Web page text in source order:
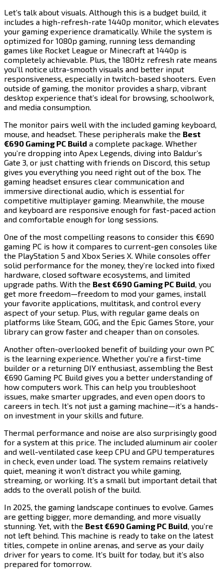
Let’s talk about visuals. Although this is a budget build, it
includes a high-refresh-rate 1440p monitor, which elevates
your gaming experience dramatically. While the system is
optimized for 1080p gaming, running less demanding
games like ​​​​‌ ‍ ​‍​‍‌‍ ‌ ​‍‌‍‍‌‌‍‌ ‌‍‍‌‌‍ ‍​‍​‍​ ‍‍​‍​‍‌ ​ ‌‍​‌‌‍ ‍‌‍‍‌‌ ‌​‌ ‍‌​‍ ‍‌‍‍‌‌‍ ​‍​‍​‍ ​​‍​‍‌‍‍​‌ ​‍‌‍‌‌‌‍‌‍​‍​‍​ ‍‍​‍​‍​‍ ‌‍​‌‌‍‌​‌‍ ‌‌‍‍‌‌‍ ‍​‍ ‌‍‍‌‌‍ ‍‌ ‌​‌‍‌‌‌‍ ‍‌ ‌​​‍ ‌‍‌‌‌‍‌​‌‍‍‌‌ ‌​​‍ ‌‍ ‌‌‍ ‌‍‌​‌‍‌‌​ ‌‌ ​​‌ ​‍‌‍‌‌‌ ​ ‌‍‌‌‌‍ ‍‌ ‌​‌‍​‌‌ ‌​‌‍‍‌‌‍ ‌‍ ‍​ ‍ ‌‍‍‌‌‍‌​​ ‌​ ‌​​ ‌ ​ ‌ ‌‍​‌​ ​‌​ ‌‍​ ‌​​ ​ ​‍ ‌​ ‍‌​ ​‍‌‍​‍‌‍‌​​‍ ‌​ ‌​​ ‌‍​ ​​​ ​ ​‍ ‌‌‍​‍​ ‍​​ ​‌​ ‌‍​‍ ‌​ ​‌​ ​‌​ ‌‍‌‍‌​​ ‌‌‌‍‌‍‌‍​ ​ ​‍​ ​ ‌‍‌‍​ ‍​​ ‍‌​ ‍ ‌ ‌​‌ ‍‌‌ ​​‌‍‌‌​ ‌‌‍​‍‌ ‌‌‌‍‍‌‌‍ ​‌‍‌​​ ‍ ‌ ​​‌‍​‌‌ ‌​‌‍‍​​ ‌‌‍‍‌​ ​‌​ ‍​‌‍ ‍‌‌ ‌‍ ​‌‍ ‌‍ ‍‌‍‌ ‌‌ ‌‍‌​‌‍‌‌‌ ​ ‌‍​ ​‍‌‌​ ‌‌‌​​‍‌‌ ‌‍‍ ‌‍‌‌‌ ‍‌​‍‌‌​ ​ ‌​‌​​‍‌‌​ ​ ‌​‌​​‍‌‌​ ​‍​ ​‍‌‍ ‍‌‍ ​​‍‌‌​ ​‍​ ​‍​‍‌‌​ ‌‌‌​‌​​‍ ‍‌ ‌‍‌‍​‌‌‍ ​‌ ‌‌‌‍‌‌​‍‌‌​ ‌‌‌​​‍‌‌ ‌‍‍ ‌‍‌‌‌ ‍‌​‍‌‌​ ​ ‌​‌​​‍‌‌​ ​ ‌​‌​​‍‌‌​ ​‍​ ​‍‌‍​‍​ ‌‍​ ‌‍​ ‌‌​ ‍​‌‍​ ‌‍​‍‌‍‌‍‌‍‌‍‌‍​‍​ ‍‌‌‍‌‌​‍‌‌​ ​‍​ ​‍​‍‌‌​ ‌‌‌​‌​​‍ ‍‌‍​ ‌‍‍​‌‍‍‌‌‍ ​‌‍‌​‌ ​‍‌‍‌‌‌‍ ‍​‍‌‌​ ‌‌‌​​‍‌‌ ‌‍‍ ‌‍‌‌‌ ‍‌​‍‌‌​ ​ ‌​‌​​‍‌‌​ ​ ‌​‌​​‍‌‌​ ​‍​ ​‍​ ‌ ‌‍‌​​ ​​‌‍​ ​ ‌‍‌‍‌​​ ‍​​ ‌​​ ​​‌‍​ ​ ‌‍​ ‍​​‍‌‌​ ​‍​ ​‍​‍‌‌​ ‌‌‌​‌​​‍ ‍‌ ‌​‌‍‌‌‌ ‍​‌ ‌​​ ‌‍​‍‌‍​‌‌ ​ ‌‍‌‌‌‌‌‌‌ ​‍‌‍ ​​ ‌​‍‌‌​ ​‍‌​‌‍‌‍​‌‌‍‌​‌‍ ‌‌‍‍‌‌‍ ‍​‍‌‍‌‍‍‌‌‍‌​​ ‌​ ‌​​ ‌ ​ ‌ ‌‍​‌​ ​‌​ ‌‍​ ‌​​ ​ ​‍ ‌​ ‍‌​ ​‍‌‍​‍‌‍‌​​‍ ‌​ ‌​​ ‌‍​ ​​​ ​ ​‍ ‌‌‍​‍​ ‍​​ ​‌​ ‌‍​‍ ‌​ ​‌​ ​‌​ ‌‍‌‍‌​​ ‌‌‌‍‌‍‌‍​ ​ ​‍​ ​ ‌‍‌‍​ ‍​​ ‍‌​‍‌‍‌ ‌​‌ ‍‌‌ ​​‌‍‌‌​ ‌‌‍​‍‌ ‌‌‌‍‍‌‌‍ ​‌‍‌​​‍‌‍‌ ​​‌‍​‌‌ ‌​‌‍‍​​ ‌‌‍‍‌​ ​‌​ ‍​‌‍ ‍‌‌ ‌‍ ​‌‍ ‌‍ ‍‌‍‌ ‌‌ ‌‍‌​‌‍‌‌‌ ​ ‌‍​ ​‍‌‌​ ‌‌‌​​‍‌‌ ‌‍‍ ‌‍‌‌‌ ‍‌​‍‌‌​ ​ ‌​‌​​‍‌‌​ ​ ‌​‌​​‍‌‌​ ​‍​ ​‍‌‍ ‍‌‍ ​​‍‌‌​ ​‍​ ​‍​‍‌‌​ ‌‌‌​‌​​‍ ‍‌ ‌‍‌‍​‌‌‍ ​‌ ‌‌‌‍‌‌​‍‌‌​ ‌‌‌​​‍‌‌ ‌‍‍ ‌‍‌‌‌ ‍‌​‍‌‌​ ​ ‌​‌​​‍‌‌​ ​ ‌​‌​​‍‌‌​ ​‍​ ​‍‌‍​‍​ ‌‍​ ‌‍​ ‌‌​ ‍​‌‍​ ‌‍​‍‌‍‌‍‌‍‌‍‌‍​‍​ ‍‌‌‍‌‌​‍‌‌​ ​‍​ ​‍​‍‌‌​ ‌‌‌​‌​​‍ ‍‌‍​ ‌‍‍​‌‍‍‌‌‍ ​‌‍‌​‌ ​‍‌‍‌‌‌‍ ‍​‍‌‌​ ‌‌‌​​‍‌‌ ‌‍‍ ‌‍‌‌‌ ‍‌​‍‌‌​ ​ ‌​‌​​‍‌‌​ ​ ‌​‌​​‍‌‌​ ​‍​ ​‍​ ‌ ‌‍‌​​ ​​‌‍​ ​ ‌‍‌‍‌​​ ‍​​ ‌​​ ​​‌‍​ ​ ‌‍​ ‍​​‍‌‌​ ​‍​ ​‍​‍‌‌​ ‌‌‌​‌​​‍ ‍‌ ‌​‌‍‌‌‌ ‍​‌ ‌​​‍‌‍‌ ​​‌‍‌‌‌ ​‍‌ ​ ‌ ​​‌‍‌‌‌‍​ ‌ ‌​‌‍‍‌‌ ‌‍‌‍‌‌​ ‌‌ ​​‌ ‌‌‌‍​‍‌‍ ​‌‍‍‌‌ ​ ‌‍‍​‌‍‌‌‌‍‌​​‍​‍‌ ‌ Rocket League​​​​‌ ‍ ​‍​‍‌‍ ‌ ​‍‌‍‍‌‌‍‌ ‌‍‍‌‌‍ ‍​‍​‍​ ‍‍​‍​‍‌ ​ ‌‍​‌‌‍ ‍‌‍‍‌‌ ‌​‌ ‍‌​‍ ‍‌‍‍‌‌‍ ​‍​‍​‍ ​​‍​‍‌‍‍​‌ ​‍‌‍‌‌‌‍‌‍​‍​‍​ ‍‍​‍​‍​‍ ‌‍​‌‌‍‌​‌‍ ‌‌‍‍‌‌‍ ‍​‍ ‌‍‍‌‌‍ ‍‌ ‌​‌‍‌‌‌‍ ‍‌ ‌​​‍ ‌‍‌‌‌‍‌​‌‍‍‌‌ ‌​​‍ ‌‍ ‌‌‍ ‌‍‌​‌‍‌‌​ ‌‌ ​​‌ ​‍‌‍‌‌‌ ​ ‌‍‌‌‌‍ ‍‌ ‌​‌‍​‌‌ ‌​‌‍‍‌‌‍ ‌‍ ‍​ ‍ ‌‍‍‌‌‍‌​​ ‌​ ‌​​ ‌ ​ ‌ ‌‍​‌​ ​‌​ ‌‍​ ‌​​ ​ ​‍ ‌​ ‍‌​ ​‍‌‍​‍‌‍‌​​‍ ‌​ ‌​​ ‌‍​ ​​​ ​ ​‍ ‌‌‍​‍​ ‍​​ ​‌​ ‌‍​‍ ‌​ ​‌​ ​‌​ ‌‍‌‍‌​​ ‌‌‌‍‌‍‌‍​ ​ ​‍​ ​ ‌‍‌‍​ ‍​​ ‍‌​ ‍ ‌ ‌​‌ ‍‌‌ ​​‌‍‌‌​ ‌‌‍​‍‌ ‌‌‌‍‍‌‌‍ ​‌‍‌​​ ‍ ‌ ​​‌‍​‌‌ ‌​‌‍‍​​ ‌‌‍‍‌​ ​‌​ ‍​‌‍ ‍‌‌ ‌‍ ​‌‍ ‌‍ ‍‌‍‌ ‌‌ ‌‍‌​‌‍‌‌‌ ​ ‌‍​ ​‍‌‌​ ‌‌‌​​‍‌‌ ‌‍‍ ‌‍‌‌‌ ‍‌​‍‌‌​ ​ ‌​‌​​‍‌‌​ ​ ‌​‌​​‍‌‌​ ​‍​ ​‍‌‍ ‍‌‍ ​​‍‌‌​ ​‍​ ​‍​‍‌‌​ ‌‌‌​‌​​‍ ‍‌ ‌‍‌‍​‌‌‍ ​‌ ‌‌‌‍‌‌​‍‌‌​ ‌‌‌​​‍‌‌ ‌‍‍ ‌‍‌‌‌ ‍‌​‍‌‌​ ​ ‌​‌​​‍‌‌​ ​ ‌​‌​​‍‌‌​ ​‍​ ​‍‌‍​‍​ ‌‍​ ‌‍​ ‌‌​ ‍​‌‍​ ‌‍​‍‌‍‌‍‌‍‌‍‌‍​‍​ ‍‌‌‍‌‌​‍‌‌​ ​‍​ ​‍​‍‌‌​ ‌‌‌​‌​​‍ ‍‌‍​ ‌‍‍​‌‍‍‌‌‍ ​‌‍‌​‌ ​‍‌‍‌‌‌‍ ‍​‍‌‌​ ‌‌‌​​‍‌‌ ‌‍‍ ‌‍‌‌‌ ‍‌​‍‌‌​ ​ ‌​‌​​‍‌‌​ ​ ‌​‌​​‍‌‌​ ​‍​ ​‍​ ‌​‌‍‌​​ ​​​ ‌‌‌‍‌​​ ‌‍‌‍​‌​ ​‍​ ​​​ ‌‌​ ‌​​ ‌‍​‍‌‌​ ​‍​ ​‍​‍‌‌​ ‌‌‌​‌​​‍ ‍‌ ‌​‌‍‌‌‌ ‍​‌ ‌​​ ‌‍​‍‌‍​‌‌ ​ ‌‍‌‌‌‌‌‌‌ ​‍‌‍ ​​ ‌​‍‌‌​ ​‍‌​‌‍‌‍​‌‌‍‌​‌‍ ‌‌‍‍‌‌‍ ‍​‍‌‍‌‍‍‌‌‍‌​​ ‌​ ‌​​ ‌ ​ ‌ ‌‍​‌​ ​‌​ ‌‍​ ‌​​ ​ ​‍ ‌​ ‍‌​ ​‍‌‍​‍‌‍‌​​‍ ‌​ ‌​​ ‌‍​ ​​​ ​ ​‍ ‌‌‍​‍​ ‍​​ ​‌​ ‌‍​‍ ‌​ ​‌​ ​‌​ ‌‍‌‍‌​​ ‌‌‌‍‌‍‌‍​ ​ ​‍​ ​ ‌‍‌‍​ ‍​​ ‍‌​‍‌‍‌ ‌​‌ ‍‌‌ ​​‌‍‌‌​ ‌‌‍​‍‌ ‌‌‌‍‍‌‌‍ ​‌‍‌​​‍‌‍‌ ​​‌‍​‌‌ ‌​‌‍‍​​ ‌‌‍‍‌​ ​‌​ ‍​‌‍ ‍‌‌ ‌‍ ​‌‍ ‌‍ ‍‌‍‌ ‌‌ ‌‍‌​‌‍‌‌‌ ​ ‌‍​ ​‍‌‌​ ‌‌‌​​‍‌‌ ‌‍‍ ‌‍‌‌‌ ‍‌​‍‌‌​ ​ ‌​‌​​‍‌‌​ ​ ‌​‌​​‍‌‌​ ​‍​ ​‍‌‍ ‍‌‍ ​​‍‌‌​ ​‍​ ​‍​‍‌‌​ ‌‌‌​‌​​‍ ‍‌ ‌‍‌‍​‌‌‍ ​‌ ‌‌‌‍‌‌​‍‌‌​ ‌‌‌​​‍‌‌ ‌‍‍ ‌‍‌‌‌ ‍‌​‍‌‌​ ​ ‌​‌​​‍‌‌​ ​ ‌​‌​​‍‌‌​ ​‍​ ​‍‌‍​‍​ ‌‍​ ‌‍​ ‌‌​ ‍​‌‍​ ‌‍​‍‌‍‌‍‌‍‌‍‌‍​‍​ ‍‌‌‍‌‌​‍‌‌​ ​‍​ ​‍​‍‌‌​ ‌‌‌​‌​​‍ ‍‌‍​ ‌‍‍​‌‍‍‌‌‍ ​‌‍‌​‌ ​‍‌‍‌‌‌‍ ‍​‍‌‌​ ‌‌‌​​‍‌‌ ‌‍‍ ‌‍‌‌‌ ‍‌​‍‌‌​ ​ ‌​‌​​‍‌‌​ ​ ‌​‌​​‍‌‌​ ​‍​ ​‍​ ‌​‌‍‌​​ ​​​ ‌‌‌‍‌​​ ‌‍‌‍​‌​ ​‍​ ​​​ ‌‌​ ‌​​ ‌‍​‍‌‌​ ​‍​ ​‍​‍‌‌​ ‌‌‌​‌​​‍ ‍‌ ‌​‌‍‌‌‌ ‍​‌ ‌​​‍‌‍‌ ​​‌‍‌‌‌ ​‍‌ ​ ‌ ​​‌‍‌‌‌‍​ ‌ ‌​‌‍‍‌‌ ‌‍‌‍‌‌​ ‌‌ ​​‌ ‌‌‌‍​‍‌‍ ​‌‍‍‌‌ ​ ‌‍‍​‌‍‌‌‌‍‌​​‍​‍‌ ‌ or ​​​​‌ ‍ ​‍​‍‌‍ ‌ ​‍‌‍‍‌‌‍‌ ‌‍‍‌‌‍ ‍​‍​‍​ ‍‍​‍​‍‌ ​ ‌‍​‌‌‍ ‍‌‍‍‌‌ ‌​‌ ‍‌​‍ ‍‌‍‍‌‌‍ ​‍​‍​‍ ​​‍​‍‌‍‍​‌ ​‍‌‍‌‌‌‍‌‍​‍​‍​ ‍‍​‍​‍​‍ ‌‍​‌‌‍‌​‌‍ ‌‌‍‍‌‌‍ ‍​‍ ‌‍‍‌‌‍ ‍‌ ‌​‌‍‌‌‌‍ ‍‌ ‌​​‍ ‌‍‌‌‌‍‌​‌‍‍‌‌ ‌​​‍ ‌‍ ‌‌‍ ‌‍‌​‌‍‌‌​ ‌‌ ​​‌ ​‍‌‍‌‌‌ ​ ‌‍‌‌‌‍ ‍‌ ‌​‌‍​‌‌ ‌​‌‍‍‌‌‍ ‌‍ ‍​ ‍ ‌‍‍‌‌‍‌​​ ‌​ ‌​​ ‌ ​ ‌ ‌‍​‌​ ​‌​ ‌‍​ ‌​​ ​ ​‍ ‌​ ‍‌​ ​‍‌‍​‍‌‍‌​​‍ ‌​ ‌​​ ‌‍​ ​​​ ​ ​‍ ‌‌‍​‍​ ‍​​ ​‌​ ‌‍​‍ ‌​ ​‌​ ​‌​ ‌‍‌‍‌​​ ‌‌‌‍‌‍‌‍​ ​ ​‍​ ​ ‌‍‌‍​ ‍​​ ‍‌​ ‍ ‌ ‌​‌ ‍‌‌ ​​‌‍‌‌​ ‌‌‍​‍‌ ‌‌‌‍‍‌‌‍ ​‌‍‌​​ ‍ ‌ ​​‌‍​‌‌ ‌​‌‍‍​​ ‌‌‍‍‌​ ​‌​ ‍​‌‍ ‍‌‌ ‌‍ ​‌‍ ‌‍ ‍‌‍‌ ‌‌ ‌‍‌​‌‍‌‌‌ ​ ‌‍​ ​‍‌‌​ ‌‌‌​​‍‌‌ ‌‍‍ ‌‍‌‌‌ ‍‌​‍‌‌​ ​ ‌​‌​​‍‌‌​ ​ ‌​‌​​‍‌‌​ ​‍​ ​‍‌‍ ‍‌‍ ​​‍‌‌​ ​‍​ ​‍​‍‌‌​ ‌‌‌​‌​​‍ ‍‌ ‌‍‌‍​‌‌‍ ​‌ ‌‌‌‍‌‌​‍‌‌​ ‌‌‌​​‍‌‌ ‌‍‍ ‌‍‌‌‌ ‍‌​‍‌‌​ ​ ‌​‌​​‍‌‌​ ​ ‌​‌​​‍‌‌​ ​‍​ ​‍‌‍​‍​ ‌‍​ ‌‍​ ‌‌​ ‍​‌‍​ ‌‍​‍‌‍‌‍‌‍‌‍‌‍​‍​ ‍‌‌‍‌‌​‍‌‌​ ​‍​ ​‍​‍‌‌​ ‌‌‌​‌​​‍ ‍‌‍​ ‌‍‍​‌‍‍‌‌‍ ​‌‍‌​‌ ​‍‌‍‌‌‌‍ ‍​‍‌‌​ ‌‌‌​​‍‌‌ ‌‍‍ ‌‍‌‌‌ ‍‌​‍‌‌​ ​ ‌​‌​​‍‌‌​ ​ ‌​‌​​‍‌‌​ ​‍​ ​‍‌‍‌‍​ ‌​‌‍‌‍​ ​ ​ ​‍​ ​​‌‍​‍​ ​‍​ ​‍‌‍‌‍‌‍‌‍‌‍​‌​‍‌‌​ ​‍​ ​‍​‍‌‌​ ‌‌‌​‌​​‍ ‍‌ ‌​‌‍‌‌‌ ‍​‌ ‌​​ ‌‍​‍‌‍​‌‌ ​ ‌‍‌‌‌‌‌‌‌ ​‍‌‍ ​​ ‌​‍‌‌​ ​‍‌​‌‍‌‍​‌‌‍‌​‌‍ ‌‌‍‍‌‌‍ ‍​‍‌‍‌‍‍‌‌‍‌​​ ‌​ ‌​​ ‌ ​ ‌ ‌‍​‌​ ​‌​ ‌‍​ ‌​​ ​ ​‍ ‌​ ‍‌​ ​‍‌‍​‍‌‍‌​​‍ ‌​ ‌​​ ‌‍​ ​​​ ​ ​‍ ‌‌‍​‍​ ‍​​ ​‌​ ‌‍​‍ ‌​ ​‌​ ​‌​ ‌‍‌‍‌​​ ‌‌‌‍‌‍‌‍​ ​ ​‍​ ​ ‌‍‌‍​ ‍​​ ‍‌​‍‌‍‌ ‌​‌ ‍‌‌ ​​‌‍‌‌​ ‌‌‍​‍‌ ‌‌‌‍‍‌‌‍ ​‌‍‌​​‍‌‍‌ ​​‌‍​‌‌ ‌​‌‍‍​​ ‌‌‍‍‌​ ​‌​ ‍​‌‍ ‍‌‌ ‌‍ ​‌‍ ‌‍ ‍‌‍‌ ‌‌ ‌‍‌​‌‍‌‌‌ ​ ‌‍​ ​‍‌‌​ ‌‌‌​​‍‌‌ ‌‍‍ ‌‍‌‌‌ ‍‌​‍‌‌​ ​ ‌​‌​​‍‌‌​ ​ ‌​‌​​‍‌‌​ ​‍​ ​‍‌‍ ‍‌‍ ​​‍‌‌​ ​‍​ ​‍​‍‌‌​ ‌‌‌​‌​​‍ ‍‌ ‌‍‌‍​‌‌‍ ​‌ ‌‌‌‍‌‌​‍‌‌​ ‌‌‌​​‍‌‌ ‌‍‍ ‌‍‌‌‌ ‍‌​‍‌‌​ ​ ‌​‌​​‍‌‌​ ​ ‌​‌​​‍‌‌​ ​‍​ ​‍‌‍​‍​ ‌‍​ ‌‍​ ‌‌​ ‍​‌‍​ ‌‍​‍‌‍‌‍‌‍‌‍‌‍​‍​ ‍‌‌‍‌‌​‍‌‌​ ​‍​ ​‍​‍‌‌​ ‌‌‌​‌​​‍ ‍‌‍​ ‌‍‍​‌‍‍‌‌‍ ​‌‍‌​‌ ​‍‌‍‌‌‌‍ ‍​‍‌‌​ ‌‌‌​​‍‌‌ ‌‍‍ ‌‍‌‌‌ ‍‌​‍‌‌​ ​ ‌​‌​​‍‌‌​ ​ ‌​‌​​‍‌‌​ ​‍​ ​‍‌‍‌‍​ ‌​‌‍‌‍​ ​ ​ ​‍​ ​​‌‍​‍​ ​‍​ ​‍‌‍‌‍‌‍‌‍‌‍​‌​‍‌‌​ ​‍​ ​‍​‍‌‌​ ‌‌‌​‌​​‍ ‍‌ ‌​‌‍‌‌‌ ‍​‌ ‌​​‍‌‍‌ ​​‌‍‌‌‌ ​‍‌ ​ ‌ ​​‌‍‌‌‌‍​ ‌ ‌​‌‍‍‌‌ ‌‍‌‍‌‌​ ‌‌ ​​‌ ‌‌‌‍​‍‌‍ ​‌‍‍‌‌ ​ ‌‍‍​‌‍‌‌‌‍‌​​‍​‍‌ ‌ Minecraft​​​​‌ ‍ ​‍​‍‌‍ ‌ ​‍‌‍‍‌‌‍‌ ‌‍‍‌‌‍ ‍​‍​‍​ ‍‍​‍​‍‌ ​ ‌‍​‌‌‍ ‍‌‍‍‌‌ ‌​‌ ‍‌​‍ ‍‌‍‍‌‌‍ ​‍​‍​‍ ​​‍​‍‌‍‍​‌ ​‍‌‍‌‌‌‍‌‍​‍​‍​ ‍‍​‍​‍​‍ ‌‍​‌‌‍‌​‌‍ ‌‌‍‍‌‌‍ ‍​‍ ‌‍‍‌‌‍ ‍‌ ‌​‌‍‌‌‌‍ ‍‌ ‌​​‍ ‌‍‌‌‌‍‌​‌‍‍‌‌ ‌​​‍ ‌‍ ‌‌‍ ‌‍‌​‌‍‌‌​ ‌‌ ​​‌ ​‍‌‍‌‌‌ ​ ‌‍‌‌‌‍ ‍‌ ‌​‌‍​‌‌ ‌​‌‍‍‌‌‍ ‌‍ ‍​ ‍ ‌‍‍‌‌‍‌​​ ‌​ ‌​​ ‌ ​ ‌ ‌‍​‌​ ​‌​ ‌‍​ ‌​​ ​ ​‍ ‌​ ‍‌​ ​‍‌‍​‍‌‍‌​​‍ ‌​ ‌​​ ‌‍​ ​​​ ​ ​‍ ‌‌‍​‍​ ‍​​ ​‌​ ‌‍​‍ ‌​ ​‌​ ​‌​ ‌‍‌‍‌​​ ‌‌‌‍‌‍‌‍​ ​ ​‍​ ​ ‌‍‌‍​ ‍​​ ‍‌​ ‍ ‌ ‌​‌ ‍‌‌ ​​‌‍‌‌​ ‌‌‍​‍‌ ‌‌‌‍‍‌‌‍ ​‌‍‌​​ ‍ ‌ ​​‌‍​‌‌ ‌​‌‍‍​​ ‌‌‍‍‌​ ​‌​ ‍​‌‍ ‍‌‌ ‌‍ ​‌‍ ‌‍ ‍‌‍‌ ‌‌ ‌‍‌​‌‍‌‌‌ ​ ‌‍​ ​‍‌‌​ ‌‌‌​​‍‌‌ ‌‍‍ ‌‍‌‌‌ ‍‌​‍‌‌​ ​ ‌​‌​​‍‌‌​ ​ ‌​‌​​‍‌‌​ ​‍​ ​‍‌‍ ‍‌‍ ​​‍‌‌​ ​‍​ ​‍​‍‌‌​ ‌‌‌​‌​​‍ ‍‌ ‌‍‌‍​‌‌‍ ​‌ ‌‌‌‍‌‌​‍‌‌​ ‌‌‌​​‍‌‌ ‌‍‍ ‌‍‌‌‌ ‍‌​‍‌‌​ ​ ‌​‌​​‍‌‌​ ​ ‌​‌​​‍‌‌​ ​‍​ ​‍‌‍​‍​ ‌‍​ ‌‍​ ‌‌​ ‍​‌‍​ ‌‍​‍‌‍‌‍‌‍‌‍‌‍​‍​ ‍‌‌‍‌‌​‍‌‌​ ​‍​ ​‍​‍‌‌​ ‌‌‌​‌​​‍ ‍‌‍​ ‌‍‍​‌‍‍‌‌‍ ​‌‍‌​‌ ​‍‌‍‌‌‌‍ ‍​‍‌‌​ ‌‌‌​​‍‌‌ ‌‍‍ ‌‍‌‌‌ ‍‌​‍‌‌​ ​ ‌​‌​​‍‌‌​ ​ ‌​‌​​‍‌‌​ ​‍​ ​‍​ ‍‌‌‍​‍​ ‌​‌‍​ ​ ‌ ‌‍​ ‌‍‌‍​ ​​‌‍‌‌‌‍‌‌​ ​‍​ ​‌​‍‌‌​ ​‍​ ​‍​‍‌‌​ ‌‌‌​‌​​‍ ‍‌ ‌​‌‍‌‌‌ ‍​‌ ‌​​ ‌‍​‍‌‍​‌‌ ​ ‌‍‌‌‌‌‌‌‌ ​‍‌‍ ​​ ‌​‍‌‌​ ​‍‌​‌‍‌‍​‌‌‍‌​‌‍ ‌‌‍‍‌‌‍ ‍​‍‌‍‌‍‍‌‌‍‌​​ ‌​ ‌​​ ‌ ​ ‌ ‌‍​‌​ ​‌​ ‌‍​ ‌​​ ​ ​‍ ‌​ ‍‌​ ​‍‌‍​‍‌‍‌​​‍ ‌​ ‌​​ ‌‍​ ​​​ ​ ​‍ ‌‌‍​‍​ ‍​​ ​‌​ ‌‍​‍ ‌​ ​‌​ ​‌​ ‌‍‌‍‌​​ ‌‌‌‍‌‍‌‍​ ​ ​‍​ ​ ‌‍‌‍​ ‍​​ ‍‌​‍‌‍‌ ‌​‌ ‍‌‌ ​​‌‍‌‌​ ‌‌‍​‍‌ ‌‌‌‍‍‌‌‍ ​‌‍‌​​‍‌‍‌ ​​‌‍​‌‌ ‌​‌‍‍​​ ‌‌‍‍‌​ ​‌​ ‍​‌‍ ‍‌‌ ‌‍ ​‌‍ ‌‍ ‍‌‍‌ ‌‌ ‌‍‌​‌‍‌‌‌ ​ ‌‍​ ​‍‌‌​ ‌‌‌​​‍‌‌ ‌‍‍ ‌‍‌‌‌ ‍‌​‍‌‌​ ​ ‌​‌​​‍‌‌​ ​ ‌​‌​​‍‌‌​ ​‍​ ​‍‌‍ ‍‌‍ ​​‍‌‌​ ​‍​ ​‍​‍‌‌​ ‌‌‌​‌​​‍ ‍‌ ‌‍‌‍​‌‌‍ ​‌ ‌‌‌‍‌‌​‍‌‌​ ‌‌‌​​‍‌‌ ‌‍‍ ‌‍‌‌‌ ‍‌​‍‌‌​ ​ ‌​‌​​‍‌‌​ ​ ‌​‌​​‍‌‌​ ​‍​ ​‍‌‍​‍​ ‌‍​ ‌‍​ ‌‌​ ‍​‌‍​ ‌‍​‍‌‍‌‍‌‍‌‍‌‍​‍​ ‍‌‌‍‌‌​‍‌‌​ ​‍​ ​‍​‍‌‌​ ‌‌‌​‌​​‍ ‍‌‍​ ‌‍‍​‌‍‍‌‌‍ ​‌‍‌​‌ ​‍‌‍‌‌‌‍ ‍​‍‌‌​ ‌‌‌​​‍‌‌ ‌‍‍ ‌‍‌‌‌ ‍‌​‍‌‌​ ​ ‌​‌​​‍‌‌​ ​ ‌​‌​​‍‌‌​ ​‍​ ​‍​ ‍‌‌‍​‍​ ‌​‌‍​ ​ ‌ ‌‍​ ‌‍‌‍​ ​​‌‍‌‌‌‍‌‌​ ​‍​ ​‌​‍‌‌​ ​‍​ ​‍​‍‌‌​ ‌‌‌​‌​​‍ ‍‌ ‌​‌‍‌‌‌ ‍​‌ ‌​​‍‌‍‌ ​​‌‍‌‌‌ ​‍‌ ​ ‌ ​​‌‍‌‌‌‍​ ‌ ‌​‌‍‍‌‌ ‌‍‌‍‌‌​ ‌‌ ​​‌ ‌‌‌‍​‍‌‍ ​‌‍‍‌‌ ​ ‌‍‍​‌‍‌‌‌‍‌​​‍​‍‌ ‌ at 1440p is
completely achievable. Plus, the 180Hz refresh rate means
you’ll notice ultra-smooth visuals and better input
responsiveness, especially in twitch-based shooters. Even
outside of gaming, the monitor provides a sharp, vibrant
desktop experience that’s ideal for browsing, schoolwork,
and media consumption.​​​​‌ ‍ ​‍​‍‌‍ ‌ ​‍‌‍‍‌‌‍‌ ‌‍‍‌‌‍ ‍​‍​‍​ ‍‍​‍​‍‌ ​ ‌‍​‌‌‍ ‍‌‍‍‌‌ ‌​‌ ‍‌​‍ ‍‌‍‍‌‌‍ ​‍​‍​‍ ​​‍​‍‌‍‍​‌ ​‍‌‍‌‌‌‍‌‍​‍​‍​ ‍‍​‍​‍​‍ ‌‍​‌‌‍‌​‌‍ ‌‌‍‍‌‌‍ ‍​‍ ‌‍‍‌‌‍ ‍‌ ‌​‌‍‌‌‌‍ ‍‌ ‌​​‍ ‌‍‌‌‌‍‌​‌‍‍‌‌ ‌​​‍ ‌‍ ‌‌‍ ‌‍‌​‌‍‌‌​ ‌‌ ​​‌ ​‍‌‍‌‌‌ ​ ‌‍‌‌‌‍ ‍‌ ‌​‌‍​‌‌ ‌​‌‍‍‌‌‍ ‌‍ ‍​ ‍ ‌‍‍‌‌‍‌​​ ‌​ ‌​​ ‌ ​ ‌ ‌‍​‌​ ​‌​ ‌‍​ ‌​​ ​ ​‍ ‌​ ‍‌​ ​‍‌‍​‍‌‍‌​​‍ ‌​ ‌​​ ‌‍​ ​​​ ​ ​‍ ‌‌‍​‍​ ‍​​ ​‌​ ‌‍​‍ ‌​ ​‌​ ​‌​ ‌‍‌‍‌​​ ‌‌‌‍‌‍‌‍​ ​ ​‍​ ​ ‌‍‌‍​ ‍​​ ‍‌​ ‍ ‌ ‌​‌ ‍‌‌ ​​‌‍‌‌​ ‌‌‍​‍‌ ‌‌‌‍‍‌‌‍ ​‌‍‌​​ ‍ ‌ ​​‌‍​‌‌ ‌​‌‍‍​​ ‌‌‍‍‌​ ​‌​ ‍​‌‍ ‍‌‌ ‌‍ ​‌‍ ‌‍ ‍‌‍‌ ‌‌ ‌‍‌​‌‍‌‌‌ ​ ‌‍​ ​‍‌‌​ ‌‌‌​​‍‌‌ ‌‍‍ ‌‍‌‌‌ ‍‌​‍‌‌​ ​ ‌​‌​​‍‌‌​ ​ ‌​‌​​‍‌‌​ ​‍​ ​‍‌‍ ‍‌‍ ​​‍‌‌​ ​‍​ ​‍​‍‌‌​ ‌‌‌​‌​​‍ ‍‌ ‌‍‌‍​‌‌‍ ​‌ ‌‌‌‍‌‌​‍‌‌​ ‌‌‌​​‍‌‌ ‌‍‍ ‌‍‌‌‌ ‍‌​‍‌‌​ ​ ‌​‌​​‍‌‌​ ​ ‌​‌​​‍‌‌​ ​‍​ ​‍‌‍​‍​ ‌‍​ ‌‍​ ‌‌​ ‍​‌‍​ ‌‍​‍‌‍‌‍‌‍‌‍‌‍​‍​ ‍‌‌‍‌‌​‍‌‌​ ​‍​ ​‍​‍‌‌​ ‌‌‌​‌​​‍ ‍‌‍​ ‌‍‍​‌‍‍‌‌‍ ​‌‍‌​‌ ​‍‌‍‌‌‌‍ ‍​‍‌‌​ ‌‌‌​​‍‌‌ ‌‍‍ ‌‍‌‌‌ ‍‌​‍‌‌​ ​ ‌​‌​​‍‌‌​ ​ ‌​‌​​‍‌‌​ ​‍​ ​‍‌‍​‌​ ​​‌‍‌​​ ‌ ‌‍​‍‌‍​ ‌‍‌‍​ ‌ ​ ‌‍‌‍​‌​ ​ ‌‍​‍​‍‌‌​ ​‍​ ​‍​‍‌‌​ ‌‌‌​‌​​‍ ‍‌ ‌​‌‍‌‌‌ ‍​‌ ‌​​ ‌‍​‍‌‍​‌‌ ​ ‌‍‌‌‌‌‌‌‌ ​‍‌‍ ​​ ‌​‍‌‌​ ​‍‌​‌‍‌‍​‌‌‍‌​‌‍ ‌‌‍‍‌‌‍ ‍​‍‌‍‌‍‍‌‌‍‌​​ ‌​ ‌​​ ‌ ​ ‌ ‌‍​‌​ ​‌​ ‌‍​ ‌​​ ​ ​‍ ‌​ ‍‌​ ​‍‌‍​‍‌‍‌​​‍ ‌​ ‌​​ ‌‍​ ​​​ ​ ​‍ ‌‌‍​‍​ ‍​​ ​‌​ ‌‍​‍ ‌​ ​‌​ ​‌​ ‌‍‌‍‌​​ ‌‌‌‍‌‍‌‍​ ​ ​‍​ ​ ‌‍‌‍​ ‍​​ ‍‌​‍‌‍‌ ‌​‌ ‍‌‌ ​​‌‍‌‌​ ‌‌‍​‍‌ ‌‌‌‍‍‌‌‍ ​‌‍‌​​‍‌‍‌ ​​‌‍​‌‌ ‌​‌‍‍​​ ‌‌‍‍‌​ ​‌​ ‍​‌‍ ‍‌‌ ‌‍ ​‌‍ ‌‍ ‍‌‍‌ ‌‌ ‌‍‌​‌‍‌‌‌ ​ ‌‍​ ​‍‌‌​ ‌‌‌​​‍‌‌ ‌‍‍ ‌‍‌‌‌ ‍‌​‍‌‌​ ​ ‌​‌​​‍‌‌​ ​ ‌​‌​​‍‌‌​ ​‍​ ​‍‌‍ ‍‌‍ ​​‍‌‌​ ​‍​ ​‍​‍‌‌​ ‌‌‌​‌​​‍ ‍‌ ‌‍‌‍​‌‌‍ ​‌ ‌‌‌‍‌‌​‍‌‌​ ‌‌‌​​‍‌‌ ‌‍‍ ‌‍‌‌‌ ‍‌​‍‌‌​ ​ ‌​‌​​‍‌‌​ ​ ‌​‌​​‍‌‌​ ​‍​ ​‍‌‍​‍​ ‌‍​ ‌‍​ ‌‌​ ‍​‌‍​ ‌‍​‍‌‍‌‍‌‍‌‍‌‍​‍​ ‍‌‌‍‌‌​‍‌‌​ ​‍​ ​‍​‍‌‌​ ‌‌‌​‌​​‍ ‍‌‍​ ‌‍‍​‌‍‍‌‌‍ ​‌‍‌​‌ ​‍‌‍‌‌‌‍ ‍​‍‌‌​ ‌‌‌​​‍‌‌ ‌‍‍ ‌‍‌‌‌ ‍‌​‍‌‌​ ​ ‌​‌​​‍‌‌​ ​ ‌​‌​​‍‌‌​ ​‍​ ​‍‌‍​‌​ ​​‌‍‌​​ ‌ ‌‍​‍‌‍​ ‌‍‌‍​ ‌ ​ ‌‍‌‍​‌​ ​ ‌‍​‍​‍‌‌​ ​‍​ ​‍​‍‌‌​ ‌‌‌​‌​​‍ ‍‌ ‌​‌‍‌‌‌ ‍​‌ ‌​​‍‌‍‌ ​​‌‍‌‌‌ ​‍‌ ​ ‌ ​​‌‍‌‌‌‍​ ‌ ‌​‌‍‍‌‌ ‌‍‌‍‌‌​ ‌‌ ​​‌ ‌‌‌‍​‍‌‍ ​‌‍‍‌‌ ​ ‌‍‍​‌‍‌‌‌‍‌​​‍​‍‌ ‌
The monitor pairs well with the included gaming keyboard,
mouse, and headset. These peripherals make the ​​​​‌ ‍ ​‍​‍‌‍ ‌ ​‍‌‍‍‌‌‍‌ ‌‍‍‌‌‍ ‍​‍​‍​ ‍‍​‍​‍‌ ​ ‌‍​‌‌‍ ‍‌‍‍‌‌ ‌​‌ ‍‌​‍ ‍‌‍‍‌‌‍ ​‍​‍​‍ ​​‍​‍‌‍‍​‌ ​‍‌‍‌‌‌‍‌‍​‍​‍​ ‍‍​‍​‍​‍ ‌‍​‌‌‍‌​‌‍ ‌‌‍‍‌‌‍ ‍​‍ ‌‍‍‌‌‍ ‍‌ ‌​‌‍‌‌‌‍ ‍‌ ‌​​‍ ‌‍‌‌‌‍‌​‌‍‍‌‌ ‌​​‍ ‌‍ ‌‌‍ ‌‍‌​‌‍‌‌​ ‌‌ ​​‌ ​‍‌‍‌‌‌ ​ ‌‍‌‌‌‍ ‍‌ ‌​‌‍​‌‌ ‌​‌‍‍‌‌‍ ‌‍ ‍​ ‍ ‌‍‍‌‌‍‌​​ ‌​ ‌​​ ‌ ​ ‌ ‌‍​‌​ ​‌​ ‌‍​ ‌​​ ​ ​‍ ‌​ ‍‌​ ​‍‌‍​‍‌‍‌​​‍ ‌​ ‌​​ ‌‍​ ​​​ ​ ​‍ ‌‌‍​‍​ ‍​​ ​‌​ ‌‍​‍ ‌​ ​‌​ ​‌​ ‌‍‌‍‌​​ ‌‌‌‍‌‍‌‍​ ​ ​‍​ ​ ‌‍‌‍​ ‍​​ ‍‌​ ‍ ‌ ‌​‌ ‍‌‌ ​​‌‍‌‌​ ‌‌‍​‍‌ ‌‌‌‍‍‌‌‍ ​‌‍‌​​ ‍ ‌ ​​‌‍​‌‌ ‌​‌‍‍​​ ‌‌‍‍‌​ ​‌​ ‍​‌‍ ‍‌‌ ‌‍ ​‌‍ ‌‍ ‍‌‍‌ ‌‌ ‌‍‌​‌‍‌‌‌ ​ ‌‍​ ​‍‌‌​ ‌‌‌​​‍‌‌ ‌‍‍ ‌‍‌‌‌ ‍‌​‍‌‌​ ​ ‌​‌​​‍‌‌​ ​ ‌​‌​​‍‌‌​ ​‍​ ​‍‌‍ ‍‌‍ ​​‍‌‌​ ​‍​ ​‍​‍‌‌​ ‌‌‌​‌​​‍ ‍‌ ‌‍‌‍​‌‌‍ ​‌ ‌‌‌‍‌‌​‍‌‌​ ‌‌‌​​‍‌‌ ‌‍‍ ‌‍‌‌‌ ‍‌​‍‌‌​ ​ ‌​‌​​‍‌‌​ ​ ‌​‌​​‍‌‌​ ​‍​ ​‍​ ‍‌‌‍‌‌‌‍‌‌​ ‌‍‌‍​‌​ ‍​​ ​‍‌‍‌‌​ ‌​​ ​ ​ ‌‍‌‍​ ​‍‌‌​ ​‍​ ​‍​‍‌‌​ ‌‌‌​‌​​‍ ‍‌‍​ ‌‍‍​‌‍‍‌‌‍ ​‌‍‌​‌ ​‍‌‍‌‌‌‍ ‍​‍‌‌​ ‌‌‌​​‍‌‌ ‌‍‍ ‌‍‌‌‌ ‍‌​‍‌‌​ ​ ‌​‌​​‍‌‌​ ​ ‌​‌​​‍‌‌​ ​‍​ ​‍‌‍​‍​ ​​​ ‌​​ ​​​ ​‍​ ‌ ​ ‌‌‌‍‌‌​ ‍‌​ ‌‍‌‍​‌​ ​ ​‍‌‌​ ​‍​ ​‍​‍‌‌​ ‌‌‌​‌​​‍ ‍‌ ‌​‌‍‌‌‌ ‍​‌ ‌​​ ‌‍​‍‌‍​‌‌ ​ ‌‍‌‌‌‌‌‌‌ ​‍‌‍ ​​ ‌​‍‌‌​ ​‍‌​‌‍‌‍​‌‌‍‌​‌‍ ‌‌‍‍‌‌‍ ‍​‍‌‍‌‍‍‌‌‍‌​​ ‌​ ‌​​ ‌ ​ ‌ ‌‍​‌​ ​‌​ ‌‍​ ‌​​ ​ ​‍ ‌​ ‍‌​ ​‍‌‍​‍‌‍‌​​‍ ‌​ ‌​​ ‌‍​ ​​​ ​ ​‍ ‌‌‍​‍​ ‍​​ ​‌​ ‌‍​‍ ‌​ ​‌​ ​‌​ ‌‍‌‍‌​​ ‌‌‌‍‌‍‌‍​ ​ ​‍​ ​ ‌‍‌‍​ ‍​​ ‍‌​‍‌‍‌ ‌​‌ ‍‌‌ ​​‌‍‌‌​ ‌‌‍​‍‌ ‌‌‌‍‍‌‌‍ ​‌‍‌​​‍‌‍‌ ​​‌‍​‌‌ ‌​‌‍‍​​ ‌‌‍‍‌​ ​‌​ ‍​‌‍ ‍‌‌ ‌‍ ​‌‍ ‌‍ ‍‌‍‌ ‌‌ ‌‍‌​‌‍‌‌‌ ​ ‌‍​ ​‍‌‌​ ‌‌‌​​‍‌‌ ‌‍‍ ‌‍‌‌‌ ‍‌​‍‌‌​ ​ ‌​‌​​‍‌‌​ ​ ‌​‌​​‍‌‌​ ​‍​ ​‍‌‍ ‍‌‍ ​​‍‌‌​ ​‍​ ​‍​‍‌‌​ ‌‌‌​‌​​‍ ‍‌ ‌‍‌‍​‌‌‍ ​‌ ‌‌‌‍‌‌​‍‌‌​ ‌‌‌​​‍‌‌ ‌‍‍ ‌‍‌‌‌ ‍‌​‍‌‌​ ​ ‌​‌​​‍‌‌​ ​ ‌​‌​​‍‌‌​ ​‍​ ​‍​ ‍‌‌‍‌‌‌‍‌‌​ ‌‍‌‍​‌​ ‍​​ ​‍‌‍‌‌​ ‌​​ ​ ​ ‌‍‌‍​ ​‍‌‌​ ​‍​ ​‍​‍‌‌​ ‌‌‌​‌​​‍ ‍‌‍​ ‌‍‍​‌‍‍‌‌‍ ​‌‍‌​‌ ​‍‌‍‌‌‌‍ ‍​‍‌‌​ ‌‌‌​​‍‌‌ ‌‍‍ ‌‍‌‌‌ ‍‌​‍‌‌​ ​ ‌​‌​​‍‌‌​ ​ ‌​‌​​‍‌‌​ ​‍​ ​‍‌‍​‍​ ​​​ ‌​​ ​​​ ​‍​ ‌ ​ ‌‌‌‍‌‌​ ‍‌​ ‌‍‌‍​‌​ ​ ​‍‌‌​ ​‍​ ​‍​‍‌‌​ ‌‌‌​‌​​‍ ‍‌ ‌​‌‍‌‌‌ ‍​‌ ‌​​‍‌‍‌ ​​‌‍‌‌‌ ​‍‌ ​ ‌ ​​‌‍‌‌‌‍​ ‌ ‌​‌‍‍‌‌ ‌‍‌‍‌‌​ ‌‌ ​​‌ ‌‌‌‍​‍‌‍ ​‌‍‍‌‌ ​ ‌‍‍​‌‍‌‌‌‍‌​​‍​‍‌ ‌ Best
€690 Gaming PC Build​​​​‌ ‍ ​‍​‍‌‍ ‌ ​‍‌‍‍‌‌‍‌ ‌‍‍‌‌‍ ‍​‍​‍​ ‍‍​‍​‍‌ ​ ‌‍​‌‌‍ ‍‌‍‍‌‌ ‌​‌ ‍‌​‍ ‍‌‍‍‌‌‍ ​‍​‍​‍ ​​‍​‍‌‍‍​‌ ​‍‌‍‌‌‌‍‌‍​‍​‍​ ‍‍​‍​‍​‍ ‌‍​‌‌‍‌​‌‍ ‌‌‍‍‌‌‍ ‍​‍ ‌‍‍‌‌‍ ‍‌ ‌​‌‍‌‌‌‍ ‍‌ ‌​​‍ ‌‍‌‌‌‍‌​‌‍‍‌‌ ‌​​‍ ‌‍ ‌‌‍ ‌‍‌​‌‍‌‌​ ‌‌ ​​‌ ​‍‌‍‌‌‌ ​ ‌‍‌‌‌‍ ‍‌ ‌​‌‍​‌‌ ‌​‌‍‍‌‌‍ ‌‍ ‍​ ‍ ‌‍‍‌‌‍‌​​ ‌​ ‌​​ ‌ ​ ‌ ‌‍​‌​ ​‌​ ‌‍​ ‌​​ ​ ​‍ ‌​ ‍‌​ ​‍‌‍​‍‌‍‌​​‍ ‌​ ‌​​ ‌‍​ ​​​ ​ ​‍ ‌‌‍​‍​ ‍​​ ​‌​ ‌‍​‍ ‌​ ​‌​ ​‌​ ‌‍‌‍‌​​ ‌‌‌‍‌‍‌‍​ ​ ​‍​ ​ ‌‍‌‍​ ‍​​ ‍‌​ ‍ ‌ ‌​‌ ‍‌‌ ​​‌‍‌‌​ ‌‌‍​‍‌ ‌‌‌‍‍‌‌‍ ​‌‍‌​​ ‍ ‌ ​​‌‍​‌‌ ‌​‌‍‍​​ ‌‌‍‍‌​ ​‌​ ‍​‌‍ ‍‌‌ ‌‍ ​‌‍ ‌‍ ‍‌‍‌ ‌‌ ‌‍‌​‌‍‌‌‌ ​ ‌‍​ ​‍‌‌​ ‌‌‌​​‍‌‌ ‌‍‍ ‌‍‌‌‌ ‍‌​‍‌‌​ ​ ‌​‌​​‍‌‌​ ​ ‌​‌​​‍‌‌​ ​‍​ ​‍‌‍ ‍‌‍ ​​‍‌‌​ ​‍​ ​‍​‍‌‌​ ‌‌‌​‌​​‍ ‍‌ ‌‍‌‍​‌‌‍ ​‌ ‌‌‌‍‌‌​‍‌‌​ ‌‌‌​​‍‌‌ ‌‍‍ ‌‍‌‌‌ ‍‌​‍‌‌​ ​ ‌​‌​​‍‌‌​ ​ ‌​‌​​‍‌‌​ ​‍​ ​‍​ ‍‌‌‍‌‌‌‍‌‌​ ‌‍‌‍​‌​ ‍​​ ​‍‌‍‌‌​ ‌​​ ​ ​ ‌‍‌‍​ ​‍‌‌​ ​‍​ ​‍​‍‌‌​ ‌‌‌​‌​​‍ ‍‌‍​ ‌‍‍​‌‍‍‌‌‍ ​‌‍‌​‌ ​‍‌‍‌‌‌‍ ‍​‍‌‌​ ‌‌‌​​‍‌‌ ‌‍‍ ‌‍‌‌‌ ‍‌​‍‌‌​ ​ ‌​‌​​‍‌‌​ ​ ‌​‌​​‍‌‌​ ​‍​ ​‍​ ‌​‌‍​‍​ ‌‌​ ​ ​ ‌​‌‍‌‌​ ‍‌​ ‍‌‌‍​‌​ ‌‍‌‍​‍‌‍‌‍​‍‌‌​ ​‍​ ​‍​‍‌‌​ ‌‌‌​‌​​‍ ‍‌ ‌​‌‍‌‌‌ ‍​‌ ‌​​ ‌‍​‍‌‍​‌‌ ​ ‌‍‌‌‌‌‌‌‌ ​‍‌‍ ​​ ‌​‍‌‌​ ​‍‌​‌‍‌‍​‌‌‍‌​‌‍ ‌‌‍‍‌‌‍ ‍​‍‌‍‌‍‍‌‌‍‌​​ ‌​ ‌​​ ‌ ​ ‌ ‌‍​‌​ ​‌​ ‌‍​ ‌​​ ​ ​‍ ‌​ ‍‌​ ​‍‌‍​‍‌‍‌​​‍ ‌​ ‌​​ ‌‍​ ​​​ ​ ​‍ ‌‌‍​‍​ ‍​​ ​‌​ ‌‍​‍ ‌​ ​‌​ ​‌​ ‌‍‌‍‌​​ ‌‌‌‍‌‍‌‍​ ​ ​‍​ ​ ‌‍‌‍​ ‍​​ ‍‌​‍‌‍‌ ‌​‌ ‍‌‌ ​​‌‍‌‌​ ‌‌‍​‍‌ ‌‌‌‍‍‌‌‍ ​‌‍‌​​‍‌‍‌ ​​‌‍​‌‌ ‌​‌‍‍​​ ‌‌‍‍‌​ ​‌​ ‍​‌‍ ‍‌‌ ‌‍ ​‌‍ ‌‍ ‍‌‍‌ ‌‌ ‌‍‌​‌‍‌‌‌ ​ ‌‍​ ​‍‌‌​ ‌‌‌​​‍‌‌ ‌‍‍ ‌‍‌‌‌ ‍‌​‍‌‌​ ​ ‌​‌​​‍‌‌​ ​ ‌​‌​​‍‌‌​ ​‍​ ​‍‌‍ ‍‌‍ ​​‍‌‌​ ​‍​ ​‍​‍‌‌​ ‌‌‌​‌​​‍ ‍‌ ‌‍‌‍​‌‌‍ ​‌ ‌‌‌‍‌‌​‍‌‌​ ‌‌‌​​‍‌‌ ‌‍‍ ‌‍‌‌‌ ‍‌​‍‌‌​ ​ ‌​‌​​‍‌‌​ ​ ‌​‌​​‍‌‌​ ​‍​ ​‍​ ‍‌‌‍‌‌‌‍‌‌​ ‌‍‌‍​‌​ ‍​​ ​‍‌‍‌‌​ ‌​​ ​ ​ ‌‍‌‍​ ​‍‌‌​ ​‍​ ​‍​‍‌‌​ ‌‌‌​‌​​‍ ‍‌‍​ ‌‍‍​‌‍‍‌‌‍ ​‌‍‌​‌ ​‍‌‍‌‌‌‍ ‍​‍‌‌​ ‌‌‌​​‍‌‌ ‌‍‍ ‌‍‌‌‌ ‍‌​‍‌‌​ ​ ‌​‌​​‍‌‌​ ​ ‌​‌​​‍‌‌​ ​‍​ ​‍​ ‌​‌‍​‍​ ‌‌​ ​ ​ ‌​‌‍‌‌​ ‍‌​ ‍‌‌‍​‌​ ‌‍‌‍​‍‌‍‌‍​‍‌‌​ ​‍​ ​‍​‍‌‌​ ‌‌‌​‌​​‍ ‍‌ ‌​‌‍‌‌‌ ‍​‌ ‌​​‍‌‍‌ ​​‌‍‌‌‌ ​‍‌ ​ ‌ ​​‌‍‌‌‌‍​ ‌ ‌​‌‍‍‌‌ ‌‍‌‍‌‌​ ‌‌ ​​‌ ‌‌‌‍​‍‌‍ ​‌‍‍‌‌ ​ ‌‍‍​‌‍‌‌‌‍‌​​‍​‍‌ ‌ a complete package. Whether
you’re dropping into ​​​​‌ ‍ ​‍​‍‌‍ ‌ ​‍‌‍‍‌‌‍‌ ‌‍‍‌‌‍ ‍​‍​‍​ ‍‍​‍​‍‌ ​ ‌‍​‌‌‍ ‍‌‍‍‌‌ ‌​‌ ‍‌​‍ ‍‌‍‍‌‌‍ ​‍​‍​‍ ​​‍​‍‌‍‍​‌ ​‍‌‍‌‌‌‍‌‍​‍​‍​ ‍‍​‍​‍​‍ ‌‍​‌‌‍‌​‌‍ ‌‌‍‍‌‌‍ ‍​‍ ‌‍‍‌‌‍ ‍‌ ‌​‌‍‌‌‌‍ ‍‌ ‌​​‍ ‌‍‌‌‌‍‌​‌‍‍‌‌ ‌​​‍ ‌‍ ‌‌‍ ‌‍‌​‌‍‌‌​ ‌‌ ​​‌ ​‍‌‍‌‌‌ ​ ‌‍‌‌‌‍ ‍‌ ‌​‌‍​‌‌ ‌​‌‍‍‌‌‍ ‌‍ ‍​ ‍ ‌‍‍‌‌‍‌​​ ‌​ ‌​​ ‌ ​ ‌ ‌‍​‌​ ​‌​ ‌‍​ ‌​​ ​ ​‍ ‌​ ‍‌​ ​‍‌‍​‍‌‍‌​​‍ ‌​ ‌​​ ‌‍​ ​​​ ​ ​‍ ‌‌‍​‍​ ‍​​ ​‌​ ‌‍​‍ ‌​ ​‌​ ​‌​ ‌‍‌‍‌​​ ‌‌‌‍‌‍‌‍​ ​ ​‍​ ​ ‌‍‌‍​ ‍​​ ‍‌​ ‍ ‌ ‌​‌ ‍‌‌ ​​‌‍‌‌​ ‌‌‍​‍‌ ‌‌‌‍‍‌‌‍ ​‌‍‌​​ ‍ ‌ ​​‌‍​‌‌ ‌​‌‍‍​​ ‌‌‍‍‌​ ​‌​ ‍​‌‍ ‍‌‌ ‌‍ ​‌‍ ‌‍ ‍‌‍‌ ‌‌ ‌‍‌​‌‍‌‌‌ ​ ‌‍​ ​‍‌‌​ ‌‌‌​​‍‌‌ ‌‍‍ ‌‍‌‌‌ ‍‌​‍‌‌​ ​ ‌​‌​​‍‌‌​ ​ ‌​‌​​‍‌‌​ ​‍​ ​‍‌‍ ‍‌‍ ​​‍‌‌​ ​‍​ ​‍​‍‌‌​ ‌‌‌​‌​​‍ ‍‌ ‌‍‌‍​‌‌‍ ​‌ ‌‌‌‍‌‌​‍‌‌​ ‌‌‌​​‍‌‌ ‌‍‍ ‌‍‌‌‌ ‍‌​‍‌‌​ ​ ‌​‌​​‍‌‌​ ​ ‌​‌​​‍‌‌​ ​‍​ ​‍​ ‍‌‌‍‌‌‌‍‌‌​ ‌‍‌‍​‌​ ‍​​ ​‍‌‍‌‌​ ‌​​ ​ ​ ‌‍‌‍​ ​‍‌‌​ ​‍​ ​‍​‍‌‌​ ‌‌‌​‌​​‍ ‍‌‍​ ‌‍‍​‌‍‍‌‌‍ ​‌‍‌​‌ ​‍‌‍‌‌‌‍ ‍​‍‌‌​ ‌‌‌​​‍‌‌ ‌‍‍ ‌‍‌‌‌ ‍‌​‍‌‌​ ​ ‌​‌​​‍‌‌​ ​ ‌​‌​​‍‌‌​ ​‍​ ​‍‌‍‌‌​ ​ ​ ​‍​ ​‌‌‍‌‍‌‍‌​​ ‌‌‌‍‌​​ ‌ ‌‍​‌‌‍‌‌‌‍​ ​‍‌‌​ ​‍​ ​‍​‍‌‌​ ‌‌‌​‌​​‍ ‍‌ ‌​‌‍‌‌‌ ‍​‌ ‌​​ ‌‍​‍‌‍​‌‌ ​ ‌‍‌‌‌‌‌‌‌ ​‍‌‍ ​​ ‌​‍‌‌​ ​‍‌​‌‍‌‍​‌‌‍‌​‌‍ ‌‌‍‍‌‌‍ ‍​‍‌‍‌‍‍‌‌‍‌​​ ‌​ ‌​​ ‌ ​ ‌ ‌‍​‌​ ​‌​ ‌‍​ ‌​​ ​ ​‍ ‌​ ‍‌​ ​‍‌‍​‍‌‍‌​​‍ ‌​ ‌​​ ‌‍​ ​​​ ​ ​‍ ‌‌‍​‍​ ‍​​ ​‌​ ‌‍​‍ ‌​ ​‌​ ​‌​ ‌‍‌‍‌​​ ‌‌‌‍‌‍‌‍​ ​ ​‍​ ​ ‌‍‌‍​ ‍​​ ‍‌​‍‌‍‌ ‌​‌ ‍‌‌ ​​‌‍‌‌​ ‌‌‍​‍‌ ‌‌‌‍‍‌‌‍ ​‌‍‌​​‍‌‍‌ ​​‌‍​‌‌ ‌​‌‍‍​​ ‌‌‍‍‌​ ​‌​ ‍​‌‍ ‍‌‌ ‌‍ ​‌‍ ‌‍ ‍‌‍‌ ‌‌ ‌‍‌​‌‍‌‌‌ ​ ‌‍​ ​‍‌‌​ ‌‌‌​​‍‌‌ ‌‍‍ ‌‍‌‌‌ ‍‌​‍‌‌​ ​ ‌​‌​​‍‌‌​ ​ ‌​‌​​‍‌‌​ ​‍​ ​‍‌‍ ‍‌‍ ​​‍‌‌​ ​‍​ ​‍​‍‌‌​ ‌‌‌​‌​​‍ ‍‌ ‌‍‌‍​‌‌‍ ​‌ ‌‌‌‍‌‌​‍‌‌​ ‌‌‌​​‍‌‌ ‌‍‍ ‌‍‌‌‌ ‍‌​‍‌‌​ ​ ‌​‌​​‍‌‌​ ​ ‌​‌​​‍‌‌​ ​‍​ ​‍​ ‍‌‌‍‌‌‌‍‌‌​ ‌‍‌‍​‌​ ‍​​ ​‍‌‍‌‌​ ‌​​ ​ ​ ‌‍‌‍​ ​‍‌‌​ ​‍​ ​‍​‍‌‌​ ‌‌‌​‌​​‍ ‍‌‍​ ‌‍‍​‌‍‍‌‌‍ ​‌‍‌​‌ ​‍‌‍‌‌‌‍ ‍​‍‌‌​ ‌‌‌​​‍‌‌ ‌‍‍ ‌‍‌‌‌ ‍‌​‍‌‌​ ​ ‌​‌​​‍‌‌​ ​ ‌​‌​​‍‌‌​ ​‍​ ​‍‌‍‌‌​ ​ ​ ​‍​ ​‌‌‍‌‍‌‍‌​​ ‌‌‌‍‌​​ ‌ ‌‍​‌‌‍‌‌‌‍​ ​‍‌‌​ ​‍​ ​‍​‍‌‌​ ‌‌‌​‌​​‍ ‍‌ ‌​‌‍‌‌‌ ‍​‌ ‌​​‍‌‍‌ ​​‌‍‌‌‌ ​‍‌ ​ ‌ ​​‌‍‌‌‌‍​ ‌ ‌​‌‍‍‌‌ ‌‍‌‍‌‌​ ‌‌ ​​‌ ‌‌‌‍​‍‌‍ ​‌‍‍‌‌ ​ ‌‍‍​‌‍‌‌‌‍‌​​‍​‍‌ ‌ Apex Legends​​​​‌ ‍ ​‍​‍‌‍ ‌ ​‍‌‍‍‌‌‍‌ ‌‍‍‌‌‍ ‍​‍​‍​ ‍‍​‍​‍‌ ​ ‌‍​‌‌‍ ‍‌‍‍‌‌ ‌​‌ ‍‌​‍ ‍‌‍‍‌‌‍ ​‍​‍​‍ ​​‍​‍‌‍‍​‌ ​‍‌‍‌‌‌‍‌‍​‍​‍​ ‍‍​‍​‍​‍ ‌‍​‌‌‍‌​‌‍ ‌‌‍‍‌‌‍ ‍​‍ ‌‍‍‌‌‍ ‍‌ ‌​‌‍‌‌‌‍ ‍‌ ‌​​‍ ‌‍‌‌‌‍‌​‌‍‍‌‌ ‌​​‍ ‌‍ ‌‌‍ ‌‍‌​‌‍‌‌​ ‌‌ ​​‌ ​‍‌‍‌‌‌ ​ ‌‍‌‌‌‍ ‍‌ ‌​‌‍​‌‌ ‌​‌‍‍‌‌‍ ‌‍ ‍​ ‍ ‌‍‍‌‌‍‌​​ ‌​ ‌​​ ‌ ​ ‌ ‌‍​‌​ ​‌​ ‌‍​ ‌​​ ​ ​‍ ‌​ ‍‌​ ​‍‌‍​‍‌‍‌​​‍ ‌​ ‌​​ ‌‍​ ​​​ ​ ​‍ ‌‌‍​‍​ ‍​​ ​‌​ ‌‍​‍ ‌​ ​‌​ ​‌​ ‌‍‌‍‌​​ ‌‌‌‍‌‍‌‍​ ​ ​‍​ ​ ‌‍‌‍​ ‍​​ ‍‌​ ‍ ‌ ‌​‌ ‍‌‌ ​​‌‍‌‌​ ‌‌‍​‍‌ ‌‌‌‍‍‌‌‍ ​‌‍‌​​ ‍ ‌ ​​‌‍​‌‌ ‌​‌‍‍​​ ‌‌‍‍‌​ ​‌​ ‍​‌‍ ‍‌‌ ‌‍ ​‌‍ ‌‍ ‍‌‍‌ ‌‌ ‌‍‌​‌‍‌‌‌ ​ ‌‍​ ​‍‌‌​ ‌‌‌​​‍‌‌ ‌‍‍ ‌‍‌‌‌ ‍‌​‍‌‌​ ​ ‌​‌​​‍‌‌​ ​ ‌​‌​​‍‌‌​ ​‍​ ​‍‌‍ ‍‌‍ ​​‍‌‌​ ​‍​ ​‍​‍‌‌​ ‌‌‌​‌​​‍ ‍‌ ‌‍‌‍​‌‌‍ ​‌ ‌‌‌‍‌‌​‍‌‌​ ‌‌‌​​‍‌‌ ‌‍‍ ‌‍‌‌‌ ‍‌​‍‌‌​ ​ ‌​‌​​‍‌‌​ ​ ‌​‌​​‍‌‌​ ​‍​ ​‍​ ‍‌‌‍‌‌‌‍‌‌​ ‌‍‌‍​‌​ ‍​​ ​‍‌‍‌‌​ ‌​​ ​ ​ ‌‍‌‍​ ​‍‌‌​ ​‍​ ​‍​‍‌‌​ ‌‌‌​‌​​‍ ‍‌‍​ ‌‍‍​‌‍‍‌‌‍ ​‌‍‌​‌ ​‍‌‍‌‌‌‍ ‍​‍‌‌​ ‌‌‌​​‍‌‌ ‌‍‍ ‌‍‌‌‌ ‍‌​‍‌‌​ ​ ‌​‌​​‍‌‌​ ​ ‌​‌​​‍‌‌​ ​‍​ ​‍​ ‌ ‌‍​‌‌‍​‌​ ‌​​ ‌​‌‍‌​​ ​ ​ ​​​ ​ ​ ‌‌​ ‌ ‌‍​ ​‍‌‌​ ​‍​ ​‍​‍‌‌​ ‌‌‌​‌​​‍ ‍‌ ‌​‌‍‌‌‌ ‍​‌ ‌​​ ‌‍​‍‌‍​‌‌ ​ ‌‍‌‌‌‌‌‌‌ ​‍‌‍ ​​ ‌​‍‌‌​ ​‍‌​‌‍‌‍​‌‌‍‌​‌‍ ‌‌‍‍‌‌‍ ‍​‍‌‍‌‍‍‌‌‍‌​​ ‌​ ‌​​ ‌ ​ ‌ ‌‍​‌​ ​‌​ ‌‍​ ‌​​ ​ ​‍ ‌​ ‍‌​ ​‍‌‍​‍‌‍‌​​‍ ‌​ ‌​​ ‌‍​ ​​​ ​ ​‍ ‌‌‍​‍​ ‍​​ ​‌​ ‌‍​‍ ‌​ ​‌​ ​‌​ ‌‍‌‍‌​​ ‌‌‌‍‌‍‌‍​ ​ ​‍​ ​ ‌‍‌‍​ ‍​​ ‍‌​‍‌‍‌ ‌​‌ ‍‌‌ ​​‌‍‌‌​ ‌‌‍​‍‌ ‌‌‌‍‍‌‌‍ ​‌‍‌​​‍‌‍‌ ​​‌‍​‌‌ ‌​‌‍‍​​ ‌‌‍‍‌​ ​‌​ ‍​‌‍ ‍‌‌ ‌‍ ​‌‍ ‌‍ ‍‌‍‌ ‌‌ ‌‍‌​‌‍‌‌‌ ​ ‌‍​ ​‍‌‌​ ‌‌‌​​‍‌‌ ‌‍‍ ‌‍‌‌‌ ‍‌​‍‌‌​ ​ ‌​‌​​‍‌‌​ ​ ‌​‌​​‍‌‌​ ​‍​ ​‍‌‍ ‍‌‍ ​​‍‌‌​ ​‍​ ​‍​‍‌‌​ ‌‌‌​‌​​‍ ‍‌ ‌‍‌‍​‌‌‍ ​‌ ‌‌‌‍‌‌​‍‌‌​ ‌‌‌​​‍‌‌ ‌‍‍ ‌‍‌‌‌ ‍‌​‍‌‌​ ​ ‌​‌​​‍‌‌​ ​ ‌​‌​​‍‌‌​ ​‍​ ​‍​ ‍‌‌‍‌‌‌‍‌‌​ ‌‍‌‍​‌​ ‍​​ ​‍‌‍‌‌​ ‌​​ ​ ​ ‌‍‌‍​ ​‍‌‌​ ​‍​ ​‍​‍‌‌​ ‌‌‌​‌​​‍ ‍‌‍​ ‌‍‍​‌‍‍‌‌‍ ​‌‍‌​‌ ​‍‌‍‌‌‌‍ ‍​‍‌‌​ ‌‌‌​​‍‌‌ ‌‍‍ ‌‍‌‌‌ ‍‌​‍‌‌​ ​ ‌​‌​​‍‌‌​ ​ ‌​‌​​‍‌‌​ ​‍​ ​‍​ ‌ ‌‍​‌‌‍​‌​ ‌​​ ‌​‌‍‌​​ ​ ​ ​​​ ​ ​ ‌‌​ ‌ ‌‍​ ​‍‌‌​ ​‍​ ​‍​‍‌‌​ ‌‌‌​‌​​‍ ‍‌ ‌​‌‍‌‌‌ ‍​‌ ‌​​‍‌‍‌ ​​‌‍‌‌‌ ​‍‌ ​ ‌ ​​‌‍‌‌‌‍​ ‌ ‌​‌‍‍‌‌ ‌‍‌‍‌‌​ ‌‌ ​​‌ ‌‌‌‍​‍‌‍ ​‌‍‍‌‌ ​ ‌‍‍​‌‍‌‌‌‍‌​​‍​‍‌ ‌ , diving into ​​​​‌ ‍ ​‍​‍‌‍ ‌ ​‍‌‍‍‌‌‍‌ ‌‍‍‌‌‍ ‍​‍​‍​ ‍‍​‍​‍‌ ​ ‌‍​‌‌‍ ‍‌‍‍‌‌ ‌​‌ ‍‌​‍ ‍‌‍‍‌‌‍ ​‍​‍​‍ ​​‍​‍‌‍‍​‌ ​‍‌‍‌‌‌‍‌‍​‍​‍​ ‍‍​‍​‍​‍ ‌‍​‌‌‍‌​‌‍ ‌‌‍‍‌‌‍ ‍​‍ ‌‍‍‌‌‍ ‍‌ ‌​‌‍‌‌‌‍ ‍‌ ‌​​‍ ‌‍‌‌‌‍‌​‌‍‍‌‌ ‌​​‍ ‌‍ ‌‌‍ ‌‍‌​‌‍‌‌​ ‌‌ ​​‌ ​‍‌‍‌‌‌ ​ ‌‍‌‌‌‍ ‍‌ ‌​‌‍​‌‌ ‌​‌‍‍‌‌‍ ‌‍ ‍​ ‍ ‌‍‍‌‌‍‌​​ ‌​ ‌​​ ‌ ​ ‌ ‌‍​‌​ ​‌​ ‌‍​ ‌​​ ​ ​‍ ‌​ ‍‌​ ​‍‌‍​‍‌‍‌​​‍ ‌​ ‌​​ ‌‍​ ​​​ ​ ​‍ ‌‌‍​‍​ ‍​​ ​‌​ ‌‍​‍ ‌​ ​‌​ ​‌​ ‌‍‌‍‌​​ ‌‌‌‍‌‍‌‍​ ​ ​‍​ ​ ‌‍‌‍​ ‍​​ ‍‌​ ‍ ‌ ‌​‌ ‍‌‌ ​​‌‍‌‌​ ‌‌‍​‍‌ ‌‌‌‍‍‌‌‍ ​‌‍‌​​ ‍ ‌ ​​‌‍​‌‌ ‌​‌‍‍​​ ‌‌‍‍‌​ ​‌​ ‍​‌‍ ‍‌‌ ‌‍ ​‌‍ ‌‍ ‍‌‍‌ ‌‌ ‌‍‌​‌‍‌‌‌ ​ ‌‍​ ​‍‌‌​ ‌‌‌​​‍‌‌ ‌‍‍ ‌‍‌‌‌ ‍‌​‍‌‌​ ​ ‌​‌​​‍‌‌​ ​ ‌​‌​​‍‌‌​ ​‍​ ​‍‌‍ ‍‌‍ ​​‍‌‌​ ​‍​ ​‍​‍‌‌​ ‌‌‌​‌​​‍ ‍‌ ‌‍‌‍​‌‌‍ ​‌ ‌‌‌‍‌‌​‍‌‌​ ‌‌‌​​‍‌‌ ‌‍‍ ‌‍‌‌‌ ‍‌​‍‌‌​ ​ ‌​‌​​‍‌‌​ ​ ‌​‌​​‍‌‌​ ​‍​ ​‍​ ‍‌‌‍‌‌‌‍‌‌​ ‌‍‌‍​‌​ ‍​​ ​‍‌‍‌‌​ ‌​​ ​ ​ ‌‍‌‍​ ​‍‌‌​ ​‍​ ​‍​‍‌‌​ ‌‌‌​‌​​‍ ‍‌‍​ ‌‍‍​‌‍‍‌‌‍ ​‌‍‌​‌ ​‍‌‍‌‌‌‍ ‍​‍‌‌​ ‌‌‌​​‍‌‌ ‌‍‍ ‌‍‌‌‌ ‍‌​‍‌‌​ ​ ‌​‌​​‍‌‌​ ​ ‌​‌​​‍‌‌​ ​‍​ ​‍‌‍‌​​ ‌​‌‍‌​​ ‌ ‌‍​‌​ ‌ ​ ‌ ‌‍​‍​ ​ ​ ​​‌‍‌​​ ​‌​‍‌‌​ ​‍​ ​‍​‍‌‌​ ‌‌‌​‌​​‍ ‍‌ ‌​‌‍‌‌‌ ‍​‌ ‌​​ ‌‍​‍‌‍​‌‌ ​ ‌‍‌‌‌‌‌‌‌ ​‍‌‍ ​​ ‌​‍‌‌​ ​‍‌​‌‍‌‍​‌‌‍‌​‌‍ ‌‌‍‍‌‌‍ ‍​‍‌‍‌‍‍‌‌‍‌​​ ‌​ ‌​​ ‌ ​ ‌ ‌‍​‌​ ​‌​ ‌‍​ ‌​​ ​ ​‍ ‌​ ‍‌​ ​‍‌‍​‍‌‍‌​​‍ ‌​ ‌​​ ‌‍​ ​​​ ​ ​‍ ‌‌‍​‍​ ‍​​ ​‌​ ‌‍​‍ ‌​ ​‌​ ​‌​ ‌‍‌‍‌​​ ‌‌‌‍‌‍‌‍​ ​ ​‍​ ​ ‌‍‌‍​ ‍​​ ‍‌​‍‌‍‌ ‌​‌ ‍‌‌ ​​‌‍‌‌​ ‌‌‍​‍‌ ‌‌‌‍‍‌‌‍ ​‌‍‌​​‍‌‍‌ ​​‌‍​‌‌ ‌​‌‍‍​​ ‌‌‍‍‌​ ​‌​ ‍​‌‍ ‍‌‌ ‌‍ ​‌‍ ‌‍ ‍‌‍‌ ‌‌ ‌‍‌​‌‍‌‌‌ ​ ‌‍​ ​‍‌‌​ ‌‌‌​​‍‌‌ ‌‍‍ ‌‍‌‌‌ ‍‌​‍‌‌​ ​ ‌​‌​​‍‌‌​ ​ ‌​‌​​‍‌‌​ ​‍​ ​‍‌‍ ‍‌‍ ​​‍‌‌​ ​‍​ ​‍​‍‌‌​ ‌‌‌​‌​​‍ ‍‌ ‌‍‌‍​‌‌‍ ​‌ ‌‌‌‍‌‌​‍‌‌​ ‌‌‌​​‍‌‌ ‌‍‍ ‌‍‌‌‌ ‍‌​‍‌‌​ ​ ‌​‌​​‍‌‌​ ​ ‌​‌​​‍‌‌​ ​‍​ ​‍​ ‍‌‌‍‌‌‌‍‌‌​ ‌‍‌‍​‌​ ‍​​ ​‍‌‍‌‌​ ‌​​ ​ ​ ‌‍‌‍​ ​‍‌‌​ ​‍​ ​‍​‍‌‌​ ‌‌‌​‌​​‍ ‍‌‍​ ‌‍‍​‌‍‍‌‌‍ ​‌‍‌​‌ ​‍‌‍‌‌‌‍ ‍​‍‌‌​ ‌‌‌​​‍‌‌ ‌‍‍ ‌‍‌‌‌ ‍‌​‍‌‌​ ​ ‌​‌​​‍‌‌​ ​ ‌​‌​​‍‌‌​ ​‍​ ​‍‌‍‌​​ ‌​‌‍‌​​ ‌ ‌‍​‌​ ‌ ​ ‌ ‌‍​‍​ ​ ​ ​​‌‍‌​​ ​‌​‍‌‌​ ​‍​ ​‍​‍‌‌​ ‌‌‌​‌​​‍ ‍‌ ‌​‌‍‌‌‌ ‍​‌ ‌​​‍‌‍‌ ​​‌‍‌‌‌ ​‍‌ ​ ‌ ​​‌‍‌‌‌‍​ ‌ ‌​‌‍‍‌‌ ‌‍‌‍‌‌​ ‌‌ ​​‌ ‌‌‌‍​‍‌‍ ​‌‍‍‌‌ ​ ‌‍‍​‌‍‌‌‌‍‌​​‍​‍‌ ‌ Baldur’s
Gate 3​​​​‌ ‍ ​‍​‍‌‍ ‌ ​‍‌‍‍‌‌‍‌ ‌‍‍‌‌‍ ‍​‍​‍​ ‍‍​‍​‍‌ ​ ‌‍​‌‌‍ ‍‌‍‍‌‌ ‌​‌ ‍‌​‍ ‍‌‍‍‌‌‍ ​‍​‍​‍ ​​‍​‍‌‍‍​‌ ​‍‌‍‌‌‌‍‌‍​‍​‍​ ‍‍​‍​‍​‍ ‌‍​‌‌‍‌​‌‍ ‌‌‍‍‌‌‍ ‍​‍ ‌‍‍‌‌‍ ‍‌ ‌​‌‍‌‌‌‍ ‍‌ ‌​​‍ ‌‍‌‌‌‍‌​‌‍‍‌‌ ‌​​‍ ‌‍ ‌‌‍ ‌‍‌​‌‍‌‌​ ‌‌ ​​‌ ​‍‌‍‌‌‌ ​ ‌‍‌‌‌‍ ‍‌ ‌​‌‍​‌‌ ‌​‌‍‍‌‌‍ ‌‍ ‍​ ‍ ‌‍‍‌‌‍‌​​ ‌​ ‌​​ ‌ ​ ‌ ‌‍​‌​ ​‌​ ‌‍​ ‌​​ ​ ​‍ ‌​ ‍‌​ ​‍‌‍​‍‌‍‌​​‍ ‌​ ‌​​ ‌‍​ ​​​ ​ ​‍ ‌‌‍​‍​ ‍​​ ​‌​ ‌‍​‍ ‌​ ​‌​ ​‌​ ‌‍‌‍‌​​ ‌‌‌‍‌‍‌‍​ ​ ​‍​ ​ ‌‍‌‍​ ‍​​ ‍‌​ ‍ ‌ ‌​‌ ‍‌‌ ​​‌‍‌‌​ ‌‌‍​‍‌ ‌‌‌‍‍‌‌‍ ​‌‍‌​​ ‍ ‌ ​​‌‍​‌‌ ‌​‌‍‍​​ ‌‌‍‍‌​ ​‌​ ‍​‌‍ ‍‌‌ ‌‍ ​‌‍ ‌‍ ‍‌‍‌ ‌‌ ‌‍‌​‌‍‌‌‌ ​ ‌‍​ ​‍‌‌​ ‌‌‌​​‍‌‌ ‌‍‍ ‌‍‌‌‌ ‍‌​‍‌‌​ ​ ‌​‌​​‍‌‌​ ​ ‌​‌​​‍‌‌​ ​‍​ ​‍‌‍ ‍‌‍ ​​‍‌‌​ ​‍​ ​‍​‍‌‌​ ‌‌‌​‌​​‍ ‍‌ ‌‍‌‍​‌‌‍ ​‌ ‌‌‌‍‌‌​‍‌‌​ ‌‌‌​​‍‌‌ ‌‍‍ ‌‍‌‌‌ ‍‌​‍‌‌​ ​ ‌​‌​​‍‌‌​ ​ ‌​‌​​‍‌‌​ ​‍​ ​‍​ ‍‌‌‍‌‌‌‍‌‌​ ‌‍‌‍​‌​ ‍​​ ​‍‌‍‌‌​ ‌​​ ​ ​ ‌‍‌‍​ ​‍‌‌​ ​‍​ ​‍​‍‌‌​ ‌‌‌​‌​​‍ ‍‌‍​ ‌‍‍​‌‍‍‌‌‍ ​‌‍‌​‌ ​‍‌‍‌‌‌‍ ‍​‍‌‌​ ‌‌‌​​‍‌‌ ‌‍‍ ‌‍‌‌‌ ‍‌​‍‌‌​ ​ ‌​‌​​‍‌‌​ ​ ‌​‌​​‍‌‌​ ​‍​ ​‍​ ‌ ​ ‌‌​ ​​​ ‌‍‌‍‌​​ ‌ ​ ​‍​ ​ ​ ​‍‌‍​‍​ ​ ​ ​ ​‍‌‌​ ​‍​ ​‍​‍‌‌​ ‌‌‌​‌​​‍ ‍‌ ‌​‌‍‌‌‌ ‍​‌ ‌​​ ‌‍​‍‌‍​‌‌ ​ ‌‍‌‌‌‌‌‌‌ ​‍‌‍ ​​ ‌​‍‌‌​ ​‍‌​‌‍‌‍​‌‌‍‌​‌‍ ‌‌‍‍‌‌‍ ‍​‍‌‍‌‍‍‌‌‍‌​​ ‌​ ‌​​ ‌ ​ ‌ ‌‍​‌​ ​‌​ ‌‍​ ‌​​ ​ ​‍ ‌​ ‍‌​ ​‍‌‍​‍‌‍‌​​‍ ‌​ ‌​​ ‌‍​ ​​​ ​ ​‍ ‌‌‍​‍​ ‍​​ ​‌​ ‌‍​‍ ‌​ ​‌​ ​‌​ ‌‍‌‍‌​​ ‌‌‌‍‌‍‌‍​ ​ ​‍​ ​ ‌‍‌‍​ ‍​​ ‍‌​‍‌‍‌ ‌​‌ ‍‌‌ ​​‌‍‌‌​ ‌‌‍​‍‌ ‌‌‌‍‍‌‌‍ ​‌‍‌​​‍‌‍‌ ​​‌‍​‌‌ ‌​‌‍‍​​ ‌‌‍‍‌​ ​‌​ ‍​‌‍ ‍‌‌ ‌‍ ​‌‍ ‌‍ ‍‌‍‌ ‌‌ ‌‍‌​‌‍‌‌‌ ​ ‌‍​ ​‍‌‌​ ‌‌‌​​‍‌‌ ‌‍‍ ‌‍‌‌‌ ‍‌​‍‌‌​ ​ ‌​‌​​‍‌‌​ ​ ‌​‌​​‍‌‌​ ​‍​ ​‍‌‍ ‍‌‍ ​​‍‌‌​ ​‍​ ​‍​‍‌‌​ ‌‌‌​‌​​‍ ‍‌ ‌‍‌‍​‌‌‍ ​‌ ‌‌‌‍‌‌​‍‌‌​ ‌‌‌​​‍‌‌ ‌‍‍ ‌‍‌‌‌ ‍‌​‍‌‌​ ​ ‌​‌​​‍‌‌​ ​ ‌​‌​​‍‌‌​ ​‍​ ​‍​ ‍‌‌‍‌‌‌‍‌‌​ ‌‍‌‍​‌​ ‍​​ ​‍‌‍‌‌​ ‌​​ ​ ​ ‌‍‌‍​ ​‍‌‌​ ​‍​ ​‍​‍‌‌​ ‌‌‌​‌​​‍ ‍‌‍​ ‌‍‍​‌‍‍‌‌‍ ​‌‍‌​‌ ​‍‌‍‌‌‌‍ ‍​‍‌‌​ ‌‌‌​​‍‌‌ ‌‍‍ ‌‍‌‌‌ ‍‌​‍‌‌​ ​ ‌​‌​​‍‌‌​ ​ ‌​‌​​‍‌‌​ ​‍​ ​‍​ ‌ ​ ‌‌​ ​​​ ‌‍‌‍‌​​ ‌ ​ ​‍​ ​ ​ ​‍‌‍​‍​ ​ ​ ​ ​‍‌‌​ ​‍​ ​‍​‍‌‌​ ‌‌‌​‌​​‍ ‍‌ ‌​‌‍‌‌‌ ‍​‌ ‌​​‍‌‍‌ ​​‌‍‌‌‌ ​‍‌ ​ ‌ ​​‌‍‌‌‌‍​ ‌ ‌​‌‍‍‌‌ ‌‍‌‍‌‌​ ‌‌ ​​‌ ‌‌‌‍​‍‌‍ ​‌‍‍‌‌ ​ ‌‍‍​‌‍‌‌‌‍‌​​‍​‍‌ ‌ , or just chatting with friends on Discord, this setup
gives you everything you need right out of the box. The
gaming headset ensures clear communication and
immersive directional audio, which is essential for
competitive multiplayer gaming. Meanwhile, the mouse
and keyboard are responsive enough for fast-paced action
and comfortable enough for long sessions.​​​​‌ ‍ ​‍​‍‌‍ ‌ ​‍‌‍‍‌‌‍‌ ‌‍‍‌‌‍ ‍​‍​‍​ ‍‍​‍​‍‌ ​ ‌‍​‌‌‍ ‍‌‍‍‌‌ ‌​‌ ‍‌​‍ ‍‌‍‍‌‌‍ ​‍​‍​‍ ​​‍​‍‌‍‍​‌ ​‍‌‍‌‌‌‍‌‍​‍​‍​ ‍‍​‍​‍​‍ ‌‍​‌‌‍‌​‌‍ ‌‌‍‍‌‌‍ ‍​‍ ‌‍‍‌‌‍ ‍‌ ‌​‌‍‌‌‌‍ ‍‌ ‌​​‍ ‌‍‌‌‌‍‌​‌‍‍‌‌ ‌​​‍ ‌‍ ‌‌‍ ‌‍‌​‌‍‌‌​ ‌‌ ​​‌ ​‍‌‍‌‌‌ ​ ‌‍‌‌‌‍ ‍‌ ‌​‌‍​‌‌ ‌​‌‍‍‌‌‍ ‌‍ ‍​ ‍ ‌‍‍‌‌‍‌​​ ‌​ ‌​​ ‌ ​ ‌ ‌‍​‌​ ​‌​ ‌‍​ ‌​​ ​ ​‍ ‌​ ‍‌​ ​‍‌‍​‍‌‍‌​​‍ ‌​ ‌​​ ‌‍​ ​​​ ​ ​‍ ‌‌‍​‍​ ‍​​ ​‌​ ‌‍​‍ ‌​ ​‌​ ​‌​ ‌‍‌‍‌​​ ‌‌‌‍‌‍‌‍​ ​ ​‍​ ​ ‌‍‌‍​ ‍​​ ‍‌​ ‍ ‌ ‌​‌ ‍‌‌ ​​‌‍‌‌​ ‌‌‍​‍‌ ‌‌‌‍‍‌‌‍ ​‌‍‌​​ ‍ ‌ ​​‌‍​‌‌ ‌​‌‍‍​​ ‌‌‍‍‌​ ​‌​ ‍​‌‍ ‍‌‌ ‌‍ ​‌‍ ‌‍ ‍‌‍‌ ‌‌ ‌‍‌​‌‍‌‌‌ ​ ‌‍​ ​‍‌‌​ ‌‌‌​​‍‌‌ ‌‍‍ ‌‍‌‌‌ ‍‌​‍‌‌​ ​ ‌​‌​​‍‌‌​ ​ ‌​‌​​‍‌‌​ ​‍​ ​‍‌‍ ‍‌‍ ​​‍‌‌​ ​‍​ ​‍​‍‌‌​ ‌‌‌​‌​​‍ ‍‌ ‌‍‌‍​‌‌‍ ​‌ ‌‌‌‍‌‌​‍‌‌​ ‌‌‌​​‍‌‌ ‌‍‍ ‌‍‌‌‌ ‍‌​‍‌‌​ ​ ‌​‌​​‍‌‌​ ​ ‌​‌​​‍‌‌​ ​‍​ ​‍​ ‍‌‌‍‌‌‌‍‌‌​ ‌‍‌‍​‌​ ‍​​ ​‍‌‍‌‌​ ‌​​ ​ ​ ‌‍‌‍​ ​‍‌‌​ ​‍​ ​‍​‍‌‌​ ‌‌‌​‌​​‍ ‍‌‍​ ‌‍‍​‌‍‍‌‌‍ ​‌‍‌​‌ ​‍‌‍‌‌‌‍ ‍​‍‌‌​ ‌‌‌​​‍‌‌ ‌‍‍ ‌‍‌‌‌ ‍‌​‍‌‌​ ​ ‌​‌​​‍‌‌​ ​ ‌​‌​​‍‌‌​ ​‍​ ​‍​ ‍​​ ‌ ​ ‌​‌‍‌‍‌‍‌‍​ ​ ​ ‌​‌‍‌​​ ​​​ ‌‌‌‍​‍‌‍‌‍​‍‌‌​ ​‍​ ​‍​‍‌‌​ ‌‌‌​‌​​‍ ‍‌ ‌​‌‍‌‌‌ ‍​‌ ‌​​ ‌‍​‍‌‍​‌‌ ​ ‌‍‌‌‌‌‌‌‌ ​‍‌‍ ​​ ‌​‍‌‌​ ​‍‌​‌‍‌‍​‌‌‍‌​‌‍ ‌‌‍‍‌‌‍ ‍​‍‌‍‌‍‍‌‌‍‌​​ ‌​ ‌​​ ‌ ​ ‌ ‌‍​‌​ ​‌​ ‌‍​ ‌​​ ​ ​‍ ‌​ ‍‌​ ​‍‌‍​‍‌‍‌​​‍ ‌​ ‌​​ ‌‍​ ​​​ ​ ​‍ ‌‌‍​‍​ ‍​​ ​‌​ ‌‍​‍ ‌​ ​‌​ ​‌​ ‌‍‌‍‌​​ ‌‌‌‍‌‍‌‍​ ​ ​‍​ ​ ‌‍‌‍​ ‍​​ ‍‌​‍‌‍‌ ‌​‌ ‍‌‌ ​​‌‍‌‌​ ‌‌‍​‍‌ ‌‌‌‍‍‌‌‍ ​‌‍‌​​‍‌‍‌ ​​‌‍​‌‌ ‌​‌‍‍​​ ‌‌‍‍‌​ ​‌​ ‍​‌‍ ‍‌‌ ‌‍ ​‌‍ ‌‍ ‍‌‍‌ ‌‌ ‌‍‌​‌‍‌‌‌ ​ ‌‍​ ​‍‌‌​ ‌‌‌​​‍‌‌ ‌‍‍ ‌‍‌‌‌ ‍‌​‍‌‌​ ​ ‌​‌​​‍‌‌​ ​ ‌​‌​​‍‌‌​ ​‍​ ​‍‌‍ ‍‌‍ ​​‍‌‌​ ​‍​ ​‍​‍‌‌​ ‌‌‌​‌​​‍ ‍‌ ‌‍‌‍​‌‌‍ ​‌ ‌‌‌‍‌‌​‍‌‌​ ‌‌‌​​‍‌‌ ‌‍‍ ‌‍‌‌‌ ‍‌​‍‌‌​ ​ ‌​‌​​‍‌‌​ ​ ‌​‌​​‍‌‌​ ​‍​ ​‍​ ‍‌‌‍‌‌‌‍‌‌​ ‌‍‌‍​‌​ ‍​​ ​‍‌‍‌‌​ ‌​​ ​ ​ ‌‍‌‍​ ​‍‌‌​ ​‍​ ​‍​‍‌‌​ ‌‌‌​‌​​‍ ‍‌‍​ ‌‍‍​‌‍‍‌‌‍ ​‌‍‌​‌ ​‍‌‍‌‌‌‍ ‍​‍‌‌​ ‌‌‌​​‍‌‌ ‌‍‍ ‌‍‌‌‌ ‍‌​‍‌‌​ ​ ‌​‌​​‍‌‌​ ​ ‌​‌​​‍‌‌​ ​‍​ ​‍​ ‍​​ ‌ ​ ‌​‌‍‌‍‌‍‌‍​ ​ ​ ‌​‌‍‌​​ ​​​ ‌‌‌‍​‍‌‍‌‍​‍‌‌​ ​‍​ ​‍​‍‌‌​ ‌‌‌​‌​​‍ ‍‌ ‌​‌‍‌‌‌ ‍​‌ ‌​​‍‌‍‌ ​​‌‍‌‌‌ ​‍‌ ​ ‌ ​​‌‍‌‌‌‍​ ‌ ‌​‌‍‍‌‌ ‌‍‌‍‌‌​ ‌‌ ​​‌ ‌‌‌‍​‍‌‍ ​‌‍‍‌‌ ​ ‌‍‍​‌‍‌‌‌‍‌​​‍​‍‌ ‌
One of the most compelling reasons to consider this €690
gaming PC is how it compares to current-gen consoles like
the PlayStation 5 and Xbox Series X. While consoles offer
solid performance for the money, they’re locked into fixed
hardware, closed software ecosystems, and limited
upgrade paths. With the ​​​​‌ ‍ ​‍​‍‌‍ ‌ ​‍‌‍‍‌‌‍‌ ‌‍‍‌‌‍ ‍​‍​‍​ ‍‍​‍​‍‌ ​ ‌‍​‌‌‍ ‍‌‍‍‌‌ ‌​‌ ‍‌​‍ ‍‌‍‍‌‌‍ ​‍​‍​‍ ​​‍​‍‌‍‍​‌ ​‍‌‍‌‌‌‍‌‍​‍​‍​ ‍‍​‍​‍​‍ ‌‍​‌‌‍‌​‌‍ ‌‌‍‍‌‌‍ ‍​‍ ‌‍‍‌‌‍ ‍‌ ‌​‌‍‌‌‌‍ ‍‌ ‌​​‍ ‌‍‌‌‌‍‌​‌‍‍‌‌ ‌​​‍ ‌‍ ‌‌‍ ‌‍‌​‌‍‌‌​ ‌‌ ​​‌ ​‍‌‍‌‌‌ ​ ‌‍‌‌‌‍ ‍‌ ‌​‌‍​‌‌ ‌​‌‍‍‌‌‍ ‌‍ ‍​ ‍ ‌‍‍‌‌‍‌​​ ‌​ ‌​​ ‌ ​ ‌ ‌‍​‌​ ​‌​ ‌‍​ ‌​​ ​ ​‍ ‌​ ‍‌​ ​‍‌‍​‍‌‍‌​​‍ ‌​ ‌​​ ‌‍​ ​​​ ​ ​‍ ‌‌‍​‍​ ‍​​ ​‌​ ‌‍​‍ ‌​ ​‌​ ​‌​ ‌‍‌‍‌​​ ‌‌‌‍‌‍‌‍​ ​ ​‍​ ​ ‌‍‌‍​ ‍​​ ‍‌​ ‍ ‌ ‌​‌ ‍‌‌ ​​‌‍‌‌​ ‌‌‍​‍‌ ‌‌‌‍‍‌‌‍ ​‌‍‌​​ ‍ ‌ ​​‌‍​‌‌ ‌​‌‍‍​​ ‌‌‍‍‌​ ​‌​ ‍​‌‍ ‍‌‌ ‌‍ ​‌‍ ‌‍ ‍‌‍‌ ‌‌ ‌‍‌​‌‍‌‌‌ ​ ‌‍​ ​‍‌‌​ ‌‌‌​​‍‌‌ ‌‍‍ ‌‍‌‌‌ ‍‌​‍‌‌​ ​ ‌​‌​​‍‌‌​ ​ ‌​‌​​‍‌‌​ ​‍​ ​‍‌‍ ‍‌‍ ​​‍‌‌​ ​‍​ ​‍​‍‌‌​ ‌‌‌​‌​​‍ ‍‌ ‌‍‌‍​‌‌‍ ​‌ ‌‌‌‍‌‌​‍‌‌​ ‌‌‌​​‍‌‌ ‌‍‍ ‌‍‌‌‌ ‍‌​‍‌‌​ ​ ‌​‌​​‍‌‌​ ​ ‌​‌​​‍‌‌​ ​‍​ ​‍‌‍​ ​ ‌ ​ ‍‌​ ‌ ​ ​‌​ ‌‌​ ‌‍​ ‌ ‌‍‌​‌‍‌‌‌‍​ ‌‍​‍​‍‌‌​ ​‍​ ​‍​‍‌‌​ ‌‌‌​‌​​‍ ‍‌‍​ ‌‍‍​‌‍‍‌‌‍ ​‌‍‌​‌ ​‍‌‍‌‌‌‍ ‍​‍‌‌​ ‌‌‌​​‍‌‌ ‌‍‍ ‌‍‌‌‌ ‍‌​‍‌‌​ ​ ‌​‌​​‍‌‌​ ​ ‌​‌​​‍‌‌​ ​‍​ ​‍‌‍‌‍​ ‍​‌‍​ ​ ‍​​ ​​‌‍​‍‌‍‌​‌‍​‍​ ‌‌​ ‌​​ ​ ‌‍‌‌​‍‌‌​ ​‍​ ​‍​‍‌‌​ ‌‌‌​‌​​‍ ‍‌ ‌​‌‍‌‌‌ ‍​‌ ‌​​ ‌‍​‍‌‍​‌‌ ​ ‌‍‌‌‌‌‌‌‌ ​‍‌‍ ​​ ‌​‍‌‌​ ​‍‌​‌‍‌‍​‌‌‍‌​‌‍ ‌‌‍‍‌‌‍ ‍​‍‌‍‌‍‍‌‌‍‌​​ ‌​ ‌​​ ‌ ​ ‌ ‌‍​‌​ ​‌​ ‌‍​ ‌​​ ​ ​‍ ‌​ ‍‌​ ​‍‌‍​‍‌‍‌​​‍ ‌​ ‌​​ ‌‍​ ​​​ ​ ​‍ ‌‌‍​‍​ ‍​​ ​‌​ ‌‍​‍ ‌​ ​‌​ ​‌​ ‌‍‌‍‌​​ ‌‌‌‍‌‍‌‍​ ​ ​‍​ ​ ‌‍‌‍​ ‍​​ ‍‌​‍‌‍‌ ‌​‌ ‍‌‌ ​​‌‍‌‌​ ‌‌‍​‍‌ ‌‌‌‍‍‌‌‍ ​‌‍‌​​‍‌‍‌ ​​‌‍​‌‌ ‌​‌‍‍​​ ‌‌‍‍‌​ ​‌​ ‍​‌‍ ‍‌‌ ‌‍ ​‌‍ ‌‍ ‍‌‍‌ ‌‌ ‌‍‌​‌‍‌‌‌ ​ ‌‍​ ​‍‌‌​ ‌‌‌​​‍‌‌ ‌‍‍ ‌‍‌‌‌ ‍‌​‍‌‌​ ​ ‌​‌​​‍‌‌​ ​ ‌​‌​​‍‌‌​ ​‍​ ​‍‌‍ ‍‌‍ ​​‍‌‌​ ​‍​ ​‍​‍‌‌​ ‌‌‌​‌​​‍ ‍‌ ‌‍‌‍​‌‌‍ ​‌ ‌‌‌‍‌‌​‍‌‌​ ‌‌‌​​‍‌‌ ‌‍‍ ‌‍‌‌‌ ‍‌​‍‌‌​ ​ ‌​‌​​‍‌‌​ ​ ‌​‌​​‍‌‌​ ​‍​ ​‍‌‍​ ​ ‌ ​ ‍‌​ ‌ ​ ​‌​ ‌‌​ ‌‍​ ‌ ‌‍‌​‌‍‌‌‌‍​ ‌‍​‍​‍‌‌​ ​‍​ ​‍​‍‌‌​ ‌‌‌​‌​​‍ ‍‌‍​ ‌‍‍​‌‍‍‌‌‍ ​‌‍‌​‌ ​‍‌‍‌‌‌‍ ‍​‍‌‌​ ‌‌‌​​‍‌‌ ‌‍‍ ‌‍‌‌‌ ‍‌​‍‌‌​ ​ ‌​‌​​‍‌‌​ ​ ‌​‌​​‍‌‌​ ​‍​ ​‍‌‍‌‍​ ‍​‌‍​ ​ ‍​​ ​​‌‍​‍‌‍‌​‌‍​‍​ ‌‌​ ‌​​ ​ ‌‍‌‌​‍‌‌​ ​‍​ ​‍​‍‌‌​ ‌‌‌​‌​​‍ ‍‌ ‌​‌‍‌‌‌ ‍​‌ ‌​​‍‌‍‌ ​​‌‍‌‌‌ ​‍‌ ​ ‌ ​​‌‍‌‌‌‍​ ‌ ‌​‌‍‍‌‌ ‌‍‌‍‌‌​ ‌‌ ​​‌ ‌‌‌‍​‍‌‍ ​‌‍‍‌‌ ​ ‌‍‍​‌‍‌‌‌‍‌​​‍​‍‌ ‌ Best €690 Gaming PC Build​​​​‌ ‍ ​‍​‍‌‍ ‌ ​‍‌‍‍‌‌‍‌ ‌‍‍‌‌‍ ‍​‍​‍​ ‍‍​‍​‍‌ ​ ‌‍​‌‌‍ ‍‌‍‍‌‌ ‌​‌ ‍‌​‍ ‍‌‍‍‌‌‍ ​‍​‍​‍ ​​‍​‍‌‍‍​‌ ​‍‌‍‌‌‌‍‌‍​‍​‍​ ‍‍​‍​‍​‍ ‌‍​‌‌‍‌​‌‍ ‌‌‍‍‌‌‍ ‍​‍ ‌‍‍‌‌‍ ‍‌ ‌​‌‍‌‌‌‍ ‍‌ ‌​​‍ ‌‍‌‌‌‍‌​‌‍‍‌‌ ‌​​‍ ‌‍ ‌‌‍ ‌‍‌​‌‍‌‌​ ‌‌ ​​‌ ​‍‌‍‌‌‌ ​ ‌‍‌‌‌‍ ‍‌ ‌​‌‍​‌‌ ‌​‌‍‍‌‌‍ ‌‍ ‍​ ‍ ‌‍‍‌‌‍‌​​ ‌​ ‌​​ ‌ ​ ‌ ‌‍​‌​ ​‌​ ‌‍​ ‌​​ ​ ​‍ ‌​ ‍‌​ ​‍‌‍​‍‌‍‌​​‍ ‌​ ‌​​ ‌‍​ ​​​ ​ ​‍ ‌‌‍​‍​ ‍​​ ​‌​ ‌‍​‍ ‌​ ​‌​ ​‌​ ‌‍‌‍‌​​ ‌‌‌‍‌‍‌‍​ ​ ​‍​ ​ ‌‍‌‍​ ‍​​ ‍‌​ ‍ ‌ ‌​‌ ‍‌‌ ​​‌‍‌‌​ ‌‌‍​‍‌ ‌‌‌‍‍‌‌‍ ​‌‍‌​​ ‍ ‌ ​​‌‍​‌‌ ‌​‌‍‍​​ ‌‌‍‍‌​ ​‌​ ‍​‌‍ ‍‌‌ ‌‍ ​‌‍ ‌‍ ‍‌‍‌ ‌‌ ‌‍‌​‌‍‌‌‌ ​ ‌‍​ ​‍‌‌​ ‌‌‌​​‍‌‌ ‌‍‍ ‌‍‌‌‌ ‍‌​‍‌‌​ ​ ‌​‌​​‍‌‌​ ​ ‌​‌​​‍‌‌​ ​‍​ ​‍‌‍ ‍‌‍ ​​‍‌‌​ ​‍​ ​‍​‍‌‌​ ‌‌‌​‌​​‍ ‍‌ ‌‍‌‍​‌‌‍ ​‌ ‌‌‌‍‌‌​‍‌‌​ ‌‌‌​​‍‌‌ ‌‍‍ ‌‍‌‌‌ ‍‌​‍‌‌​ ​ ‌​‌​​‍‌‌​ ​ ‌​‌​​‍‌‌​ ​‍​ ​‍‌‍​ ​ ‌ ​ ‍‌​ ‌ ​ ​‌​ ‌‌​ ‌‍​ ‌ ‌‍‌​‌‍‌‌‌‍​ ‌‍​‍​‍‌‌​ ​‍​ ​‍​‍‌‌​ ‌‌‌​‌​​‍ ‍‌‍​ ‌‍‍​‌‍‍‌‌‍ ​‌‍‌​‌ ​‍‌‍‌‌‌‍ ‍​‍‌‌​ ‌‌‌​​‍‌‌ ‌‍‍ ‌‍‌‌‌ ‍‌​‍‌‌​ ​ ‌​‌​​‍‌‌​ ​ ‌​‌​​‍‌‌​ ​‍​ ​‍​ ​‌​ ‍​‌‍​ ​ ‍​​ ‍‌‌‍​‌​ ​ ‌‍‌‌‌‍​‌‌‍​‌‌‍​ ​ ​ ​‍‌‌​ ​‍​ ​‍​‍‌‌​ ‌‌‌​‌​​‍ ‍‌ ‌​‌‍‌‌‌ ‍​‌ ‌​​ ‌‍​‍‌‍​‌‌ ​ ‌‍‌‌‌‌‌‌‌ ​‍‌‍ ​​ ‌​‍‌‌​ ​‍‌​‌‍‌‍​‌‌‍‌​‌‍ ‌‌‍‍‌‌‍ ‍​‍‌‍‌‍‍‌‌‍‌​​ ‌​ ‌​​ ‌ ​ ‌ ‌‍​‌​ ​‌​ ‌‍​ ‌​​ ​ ​‍ ‌​ ‍‌​ ​‍‌‍​‍‌‍‌​​‍ ‌​ ‌​​ ‌‍​ ​​​ ​ ​‍ ‌‌‍​‍​ ‍​​ ​‌​ ‌‍​‍ ‌​ ​‌​ ​‌​ ‌‍‌‍‌​​ ‌‌‌‍‌‍‌‍​ ​ ​‍​ ​ ‌‍‌‍​ ‍​​ ‍‌​‍‌‍‌ ‌​‌ ‍‌‌ ​​‌‍‌‌​ ‌‌‍​‍‌ ‌‌‌‍‍‌‌‍ ​‌‍‌​​‍‌‍‌ ​​‌‍​‌‌ ‌​‌‍‍​​ ‌‌‍‍‌​ ​‌​ ‍​‌‍ ‍‌‌ ‌‍ ​‌‍ ‌‍ ‍‌‍‌ ‌‌ ‌‍‌​‌‍‌‌‌ ​ ‌‍​ ​‍‌‌​ ‌‌‌​​‍‌‌ ‌‍‍ ‌‍‌‌‌ ‍‌​‍‌‌​ ​ ‌​‌​​‍‌‌​ ​ ‌​‌​​‍‌‌​ ​‍​ ​‍‌‍ ‍‌‍ ​​‍‌‌​ ​‍​ ​‍​‍‌‌​ ‌‌‌​‌​​‍ ‍‌ ‌‍‌‍​‌‌‍ ​‌ ‌‌‌‍‌‌​‍‌‌​ ‌‌‌​​‍‌‌ ‌‍‍ ‌‍‌‌‌ ‍‌​‍‌‌​ ​ ‌​‌​​‍‌‌​ ​ ‌​‌​​‍‌‌​ ​‍​ ​‍‌‍​ ​ ‌ ​ ‍‌​ ‌ ​ ​‌​ ‌‌​ ‌‍​ ‌ ‌‍‌​‌‍‌‌‌‍​ ‌‍​‍​‍‌‌​ ​‍​ ​‍​‍‌‌​ ‌‌‌​‌​​‍ ‍‌‍​ ‌‍‍​‌‍‍‌‌‍ ​‌‍‌​‌ ​‍‌‍‌‌‌‍ ‍​‍‌‌​ ‌‌‌​​‍‌‌ ‌‍‍ ‌‍‌‌‌ ‍‌​‍‌‌​ ​ ‌​‌​​‍‌‌​ ​ ‌​‌​​‍‌‌​ ​‍​ ​‍​ ​‌​ ‍​‌‍​ ​ ‍​​ ‍‌‌‍​‌​ ​ ‌‍‌‌‌‍​‌‌‍​‌‌‍​ ​ ​ ​‍‌‌​ ​‍​ ​‍​‍‌‌​ ‌‌‌​‌​​‍ ‍‌ ‌​‌‍‌‌‌ ‍​‌ ‌​​‍‌‍‌ ​​‌‍‌‌‌ ​‍‌ ​ ‌ ​​‌‍‌‌‌‍​ ‌ ‌​‌‍‍‌‌ ‌‍‌‍‌‌​ ‌‌ ​​‌ ‌‌‌‍​‍‌‍ ​‌‍‍‌‌ ​ ‌‍‍​‌‍‌‌‌‍‌​​‍​‍‌ ‌ , you
get more freedom—freedom to mod your games, install
your favorite applications, multitask, and control every
aspect of your setup. Plus, with regular game deals on
platforms like Steam, GOG, and the Epic Games Store, your
library can grow faster and cheaper than on consoles.​​​​‌ ‍ ​‍​‍‌‍ ‌ ​‍‌‍‍‌‌‍‌ ‌‍‍‌‌‍ ‍​‍​‍​ ‍‍​‍​‍‌ ​ ‌‍​‌‌‍ ‍‌‍‍‌‌ ‌​‌ ‍‌​‍ ‍‌‍‍‌‌‍ ​‍​‍​‍ ​​‍​‍‌‍‍​‌ ​‍‌‍‌‌‌‍‌‍​‍​‍​ ‍‍​‍​‍​‍ ‌‍​‌‌‍‌​‌‍ ‌‌‍‍‌‌‍ ‍​‍ ‌‍‍‌‌‍ ‍‌ ‌​‌‍‌‌‌‍ ‍‌ ‌​​‍ ‌‍‌‌‌‍‌​‌‍‍‌‌ ‌​​‍ ‌‍ ‌‌‍ ‌‍‌​‌‍‌‌​ ‌‌ ​​‌ ​‍‌‍‌‌‌ ​ ‌‍‌‌‌‍ ‍‌ ‌​‌‍​‌‌ ‌​‌‍‍‌‌‍ ‌‍ ‍​ ‍ ‌‍‍‌‌‍‌​​ ‌​ ‌​​ ‌ ​ ‌ ‌‍​‌​ ​‌​ ‌‍​ ‌​​ ​ ​‍ ‌​ ‍‌​ ​‍‌‍​‍‌‍‌​​‍ ‌​ ‌​​ ‌‍​ ​​​ ​ ​‍ ‌‌‍​‍​ ‍​​ ​‌​ ‌‍​‍ ‌​ ​‌​ ​‌​ ‌‍‌‍‌​​ ‌‌‌‍‌‍‌‍​ ​ ​‍​ ​ ‌‍‌‍​ ‍​​ ‍‌​ ‍ ‌ ‌​‌ ‍‌‌ ​​‌‍‌‌​ ‌‌‍​‍‌ ‌‌‌‍‍‌‌‍ ​‌‍‌​​ ‍ ‌ ​​‌‍​‌‌ ‌​‌‍‍​​ ‌‌‍‍‌​ ​‌​ ‍​‌‍ ‍‌‌ ‌‍ ​‌‍ ‌‍ ‍‌‍‌ ‌‌ ‌‍‌​‌‍‌‌‌ ​ ‌‍​ ​‍‌‌​ ‌‌‌​​‍‌‌ ‌‍‍ ‌‍‌‌‌ ‍‌​‍‌‌​ ​ ‌​‌​​‍‌‌​ ​ ‌​‌​​‍‌‌​ ​‍​ ​‍‌‍ ‍‌‍ ​​‍‌‌​ ​‍​ ​‍​‍‌‌​ ‌‌‌​‌​​‍ ‍‌ ‌‍‌‍​‌‌‍ ​‌ ‌‌‌‍‌‌​‍‌‌​ ‌‌‌​​‍‌‌ ‌‍‍ ‌‍‌‌‌ ‍‌​‍‌‌​ ​ ‌​‌​​‍‌‌​ ​ ‌​‌​​‍‌‌​ ​‍​ ​‍‌‍​ ​ ‌ ​ ‍‌​ ‌ ​ ​‌​ ‌‌​ ‌‍​ ‌ ‌‍‌​‌‍‌‌‌‍​ ‌‍​‍​‍‌‌​ ​‍​ ​‍​‍‌‌​ ‌‌‌​‌​​‍ ‍‌‍​ ‌‍‍​‌‍‍‌‌‍ ​‌‍‌​‌ ​‍‌‍‌‌‌‍ ‍​‍‌‌​ ‌‌‌​​‍‌‌ ‌‍‍ ‌‍‌‌‌ ‍‌​‍‌‌​ ​ ‌​‌​​‍‌‌​ ​ ‌​‌​​‍‌‌​ ​‍​ ​‍‌‍‌‌​ ​ ‌‍‌‍​ ‌​​ ‌‌​ ‌‌‌‍​‌‌‍‌​​ ‌‌‌‍‌‌​ ‍​​ ‌‍​‍‌‌​ ​‍​ ​‍​‍‌‌​ ‌‌‌​‌​​‍ ‍‌ ‌​‌‍‌‌‌ ‍​‌ ‌​​ ‌‍​‍‌‍​‌‌ ​ ‌‍‌‌‌‌‌‌‌ ​‍‌‍ ​​ ‌​‍‌‌​ ​‍‌​‌‍‌‍​‌‌‍‌​‌‍ ‌‌‍‍‌‌‍ ‍​‍‌‍‌‍‍‌‌‍‌​​ ‌​ ‌​​ ‌ ​ ‌ ‌‍​‌​ ​‌​ ‌‍​ ‌​​ ​ ​‍ ‌​ ‍‌​ ​‍‌‍​‍‌‍‌​​‍ ‌​ ‌​​ ‌‍​ ​​​ ​ ​‍ ‌‌‍​‍​ ‍​​ ​‌​ ‌‍​‍ ‌​ ​‌​ ​‌​ ‌‍‌‍‌​​ ‌‌‌‍‌‍‌‍​ ​ ​‍​ ​ ‌‍‌‍​ ‍​​ ‍‌​‍‌‍‌ ‌​‌ ‍‌‌ ​​‌‍‌‌​ ‌‌‍​‍‌ ‌‌‌‍‍‌‌‍ ​‌‍‌​​‍‌‍‌ ​​‌‍​‌‌ ‌​‌‍‍​​ ‌‌‍‍‌​ ​‌​ ‍​‌‍ ‍‌‌ ‌‍ ​‌‍ ‌‍ ‍‌‍‌ ‌‌ ‌‍‌​‌‍‌‌‌ ​ ‌‍​ ​‍‌‌​ ‌‌‌​​‍‌‌ ‌‍‍ ‌‍‌‌‌ ‍‌​‍‌‌​ ​ ‌​‌​​‍‌‌​ ​ ‌​‌​​‍‌‌​ ​‍​ ​‍‌‍ ‍‌‍ ​​‍‌‌​ ​‍​ ​‍​‍‌‌​ ‌‌‌​‌​​‍ ‍‌ ‌‍‌‍​‌‌‍ ​‌ ‌‌‌‍‌‌​‍‌‌​ ‌‌‌​​‍‌‌ ‌‍‍ ‌‍‌‌‌ ‍‌​‍‌‌​ ​ ‌​‌​​‍‌‌​ ​ ‌​‌​​‍‌‌​ ​‍​ ​‍‌‍​ ​ ‌ ​ ‍‌​ ‌ ​ ​‌​ ‌‌​ ‌‍​ ‌ ‌‍‌​‌‍‌‌‌‍​ ‌‍​‍​‍‌‌​ ​‍​ ​‍​‍‌‌​ ‌‌‌​‌​​‍ ‍‌‍​ ‌‍‍​‌‍‍‌‌‍ ​‌‍‌​‌ ​‍‌‍‌‌‌‍ ‍​‍‌‌​ ‌‌‌​​‍‌‌ ‌‍‍ ‌‍‌‌‌ ‍‌​‍‌‌​ ​ ‌​‌​​‍‌‌​ ​ ‌​‌​​‍‌‌​ ​‍​ ​‍‌‍‌‌​ ​ ‌‍‌‍​ ‌​​ ‌‌​ ‌‌‌‍​‌‌‍‌​​ ‌‌‌‍‌‌​ ‍​​ ‌‍​‍‌‌​ ​‍​ ​‍​‍‌‌​ ‌‌‌​‌​​‍ ‍‌ ‌​‌‍‌‌‌ ‍​‌ ‌​​‍‌‍‌ ​​‌‍‌‌‌ ​‍‌ ​ ‌ ​​‌‍‌‌‌‍​ ‌ ‌​‌‍‍‌‌ ‌‍‌‍‌‌​ ‌‌ ​​‌ ‌‌‌‍​‍‌‍ ​‌‍‍‌‌ ​ ‌‍‍​‌‍‌‌‌‍‌​​‍​‍‌ ‌
Another often-overlooked benefit of building your own PC
is the learning experience. Whether you're a first-time
builder or a returning DIY enthusiast, assembling the Best
€690 Gaming PC Build gives you a better understanding of
how computers work. This can help you troubleshoot
issues, make smarter upgrades, and even open doors to
careers in tech. It’s not just a gaming machine—it’s a hands-
on investment in your skills and future.​​​​‌ ‍ ​‍​‍‌‍ ‌ ​‍‌‍‍‌‌‍‌ ‌‍‍‌‌‍ ‍​‍​‍​ ‍‍​‍​‍‌ ​ ‌‍​‌‌‍ ‍‌‍‍‌‌ ‌​‌ ‍‌​‍ ‍‌‍‍‌‌‍ ​‍​‍​‍ ​​‍​‍‌‍‍​‌ ​‍‌‍‌‌‌‍‌‍​‍​‍​ ‍‍​‍​‍​‍ ‌‍​‌‌‍‌​‌‍ ‌‌‍‍‌‌‍ ‍​‍ ‌‍‍‌‌‍ ‍‌ ‌​‌‍‌‌‌‍ ‍‌ ‌​​‍ ‌‍‌‌‌‍‌​‌‍‍‌‌ ‌​​‍ ‌‍ ‌‌‍ ‌‍‌​‌‍‌‌​ ‌‌ ​​‌ ​‍‌‍‌‌‌ ​ ‌‍‌‌‌‍ ‍‌ ‌​‌‍​‌‌ ‌​‌‍‍‌‌‍ ‌‍ ‍​ ‍ ‌‍‍‌‌‍‌​​ ‌​ ‌​​ ‌ ​ ‌ ‌‍​‌​ ​‌​ ‌‍​ ‌​​ ​ ​‍ ‌​ ‍‌​ ​‍‌‍​‍‌‍‌​​‍ ‌​ ‌​​ ‌‍​ ​​​ ​ ​‍ ‌‌‍​‍​ ‍​​ ​‌​ ‌‍​‍ ‌​ ​‌​ ​‌​ ‌‍‌‍‌​​ ‌‌‌‍‌‍‌‍​ ​ ​‍​ ​ ‌‍‌‍​ ‍​​ ‍‌​ ‍ ‌ ‌​‌ ‍‌‌ ​​‌‍‌‌​ ‌‌‍​‍‌ ‌‌‌‍‍‌‌‍ ​‌‍‌​​ ‍ ‌ ​​‌‍​‌‌ ‌​‌‍‍​​ ‌‌‍‍‌​ ​‌​ ‍​‌‍ ‍‌‌ ‌‍ ​‌‍ ‌‍ ‍‌‍‌ ‌‌ ‌‍‌​‌‍‌‌‌ ​ ‌‍​ ​‍‌‌​ ‌‌‌​​‍‌‌ ‌‍‍ ‌‍‌‌‌ ‍‌​‍‌‌​ ​ ‌​‌​​‍‌‌​ ​ ‌​‌​​‍‌‌​ ​‍​ ​‍‌‍ ‍‌‍ ​​‍‌‌​ ​‍​ ​‍​‍‌‌​ ‌‌‌​‌​​‍ ‍‌ ‌‍‌‍​‌‌‍ ​‌ ‌‌‌‍‌‌​‍‌‌​ ‌‌‌​​‍‌‌ ‌‍‍ ‌‍‌‌‌ ‍‌​‍‌‌​ ​ ‌​‌​​‍‌‌​ ​ ‌​‌​​‍‌‌​ ​‍​ ​‍​ ​ ‌‍​‍‌‍‌​‌‍‌​‌‍‌​​ ​‍​ ​​‌‍​‍‌‍​‍‌‍‌‌​ ‌‌​ ​‍​‍‌‌​ ​‍​ ​‍​‍‌‌​ ‌‌‌​‌​​‍ ‍‌‍​ ‌‍‍​‌‍‍‌‌‍ ​‌‍‌​‌ ​‍‌‍‌‌‌‍ ‍​‍‌‌​ ‌‌‌​​‍‌‌ ‌‍‍ ‌‍‌‌‌ ‍‌​‍‌‌​ ​ ‌​‌​​‍‌‌​ ​ ‌​‌​​‍‌‌​ ​‍​ ​‍‌‍‌‍​ ‌‌‌‍‌‌​ ‌‍​ ​ ​ ‌‍​ ​‍​ ‌​​ ‌‍​ ‌‍​ ​‌‌‍​ ​‍‌‌​ ​‍​ ​‍​‍‌‌​ ‌‌‌​‌​​‍ ‍‌ ‌​‌‍‌‌‌ ‍​‌ ‌​​ ‌‍​‍‌‍​‌‌ ​ ‌‍‌‌‌‌‌‌‌ ​‍‌‍ ​​ ‌​‍‌‌​ ​‍‌​‌‍‌‍​‌‌‍‌​‌‍ ‌‌‍‍‌‌‍ ‍​‍‌‍‌‍‍‌‌‍‌​​ ‌​ ‌​​ ‌ ​ ‌ ‌‍​‌​ ​‌​ ‌‍​ ‌​​ ​ ​‍ ‌​ ‍‌​ ​‍‌‍​‍‌‍‌​​‍ ‌​ ‌​​ ‌‍​ ​​​ ​ ​‍ ‌‌‍​‍​ ‍​​ ​‌​ ‌‍​‍ ‌​ ​‌​ ​‌​ ‌‍‌‍‌​​ ‌‌‌‍‌‍‌‍​ ​ ​‍​ ​ ‌‍‌‍​ ‍​​ ‍‌​‍‌‍‌ ‌​‌ ‍‌‌ ​​‌‍‌‌​ ‌‌‍​‍‌ ‌‌‌‍‍‌‌‍ ​‌‍‌​​‍‌‍‌ ​​‌‍​‌‌ ‌​‌‍‍​​ ‌‌‍‍‌​ ​‌​ ‍​‌‍ ‍‌‌ ‌‍ ​‌‍ ‌‍ ‍‌‍‌ ‌‌ ‌‍‌​‌‍‌‌‌ ​ ‌‍​ ​‍‌‌​ ‌‌‌​​‍‌‌ ‌‍‍ ‌‍‌‌‌ ‍‌​‍‌‌​ ​ ‌​‌​​‍‌‌​ ​ ‌​‌​​‍‌‌​ ​‍​ ​‍‌‍ ‍‌‍ ​​‍‌‌​ ​‍​ ​‍​‍‌‌​ ‌‌‌​‌​​‍ ‍‌ ‌‍‌‍​‌‌‍ ​‌ ‌‌‌‍‌‌​‍‌‌​ ‌‌‌​​‍‌‌ ‌‍‍ ‌‍‌‌‌ ‍‌​‍‌‌​ ​ ‌​‌​​‍‌‌​ ​ ‌​‌​​‍‌‌​ ​‍​ ​‍​ ​ ‌‍​‍‌‍‌​‌‍‌​‌‍‌​​ ​‍​ ​​‌‍​‍‌‍​‍‌‍‌‌​ ‌‌​ ​‍​‍‌‌​ ​‍​ ​‍​‍‌‌​ ‌‌‌​‌​​‍ ‍‌‍​ ‌‍‍​‌‍‍‌‌‍ ​‌‍‌​‌ ​‍‌‍‌‌‌‍ ‍​‍‌‌​ ‌‌‌​​‍‌‌ ‌‍‍ ‌‍‌‌‌ ‍‌​‍‌‌​ ​ ‌​‌​​‍‌‌​ ​ ‌​‌​​‍‌‌​ ​‍​ ​‍‌‍‌‍​ ‌‌‌‍‌‌​ ‌‍​ ​ ​ ‌‍​ ​‍​ ‌​​ ‌‍​ ‌‍​ ​‌‌‍​ ​‍‌‌​ ​‍​ ​‍​‍‌‌​ ‌‌‌​‌​​‍ ‍‌ ‌​‌‍‌‌‌ ‍​‌ ‌​​‍‌‍‌ ​​‌‍‌‌‌ ​‍‌ ​ ‌ ​​‌‍‌‌‌‍​ ‌ ‌​‌‍‍‌‌ ‌‍‌‍‌‌​ ‌‌ ​​‌ ‌‌‌‍​‍‌‍ ​‌‍‍‌‌ ​ ‌‍‍​‌‍‌‌‌‍‌​​‍​‍‌ ‌
Thermal performance and noise are also surprisingly good
for a system at this price. The included aluminum air cooler
and well-ventilated case keep CPU and GPU temperatures
in check, even under load. The system remains relatively
quiet, meaning it won’t distract you while gaming,
streaming, or working. It’s a small but important detail that
adds to the overall polish of the build.​​​​‌ ‍ ​‍​‍‌‍ ‌ ​‍‌‍‍‌‌‍‌ ‌‍‍‌‌‍ ‍​‍​‍​ ‍‍​‍​‍‌ ​ ‌‍​‌‌‍ ‍‌‍‍‌‌ ‌​‌ ‍‌​‍ ‍‌‍‍‌‌‍ ​‍​‍​‍ ​​‍​‍‌‍‍​‌ ​‍‌‍‌‌‌‍‌‍​‍​‍​ ‍‍​‍​‍​‍ ‌‍​‌‌‍‌​‌‍ ‌‌‍‍‌‌‍ ‍​‍ ‌‍‍‌‌‍ ‍‌ ‌​‌‍‌‌‌‍ ‍‌ ‌​​‍ ‌‍‌‌‌‍‌​‌‍‍‌‌ ‌​​‍ ‌‍ ‌‌‍ ‌‍‌​‌‍‌‌​ ‌‌ ​​‌ ​‍‌‍‌‌‌ ​ ‌‍‌‌‌‍ ‍‌ ‌​‌‍​‌‌ ‌​‌‍‍‌‌‍ ‌‍ ‍​ ‍ ‌‍‍‌‌‍‌​​ ‌​ ‌​​ ‌ ​ ‌ ‌‍​‌​ ​‌​ ‌‍​ ‌​​ ​ ​‍ ‌​ ‍‌​ ​‍‌‍​‍‌‍‌​​‍ ‌​ ‌​​ ‌‍​ ​​​ ​ ​‍ ‌‌‍​‍​ ‍​​ ​‌​ ‌‍​‍ ‌​ ​‌​ ​‌​ ‌‍‌‍‌​​ ‌‌‌‍‌‍‌‍​ ​ ​‍​ ​ ‌‍‌‍​ ‍​​ ‍‌​ ‍ ‌ ‌​‌ ‍‌‌ ​​‌‍‌‌​ ‌‌‍​‍‌ ‌‌‌‍‍‌‌‍ ​‌‍‌​​ ‍ ‌ ​​‌‍​‌‌ ‌​‌‍‍​​ ‌‌‍‍‌​ ​‌​ ‍​‌‍ ‍‌‌ ‌‍ ​‌‍ ‌‍ ‍‌‍‌ ‌‌ ‌‍‌​‌‍‌‌‌ ​ ‌‍​ ​‍‌‌​ ‌‌‌​​‍‌‌ ‌‍‍ ‌‍‌‌‌ ‍‌​‍‌‌​ ​ ‌​‌​​‍‌‌​ ​ ‌​‌​​‍‌‌​ ​‍​ ​‍‌‍ ‍‌‍ ​​‍‌‌​ ​‍​ ​‍​‍‌‌​ ‌‌‌​‌​​‍ ‍‌ ‌‍‌‍​‌‌‍ ​‌ ‌‌‌‍‌‌​‍‌‌​ ‌‌‌​​‍‌‌ ‌‍‍ ‌‍‌‌‌ ‍‌​‍‌‌​ ​ ‌​‌​​‍‌‌​ ​ ‌​‌​​‍‌‌​ ​‍​ ​‍​ ‌​​ ‌‌​ ‍‌‌‍​‌​ ​ ​ ​‌‌‍​‌‌‍​ ​ ​ ​ ‌‌‌‍‌‌​ ​‍​‍‌‌​ ​‍​ ​‍​‍‌‌​ ‌‌‌​‌​​‍ ‍‌‍​ ‌‍‍​‌‍‍‌‌‍ ​‌‍‌​‌ ​‍‌‍‌‌‌‍ ‍​‍‌‌​ ‌‌‌​​‍‌‌ ‌‍‍ ‌‍‌‌‌ ‍‌​‍‌‌​ ​ ‌​‌​​‍‌‌​ ​ ‌​‌​​‍‌‌​ ​‍​ ​‍‌‍​ ‌‍‌‍‌‍‌‌‌‍‌‌​ ‌​​ ‌​‌‍​ ​ ​​​ ​‍​ ‍​​ ‌‍​ ‌​​‍‌‌​ ​‍​ ​‍​‍‌‌​ ‌‌‌​‌​​‍ ‍‌ ‌​‌‍‌‌‌ ‍​‌ ‌​​ ‌‍​‍‌‍​‌‌ ​ ‌‍‌‌‌‌‌‌‌ ​‍‌‍ ​​ ‌​‍‌‌​ ​‍‌​‌‍‌‍​‌‌‍‌​‌‍ ‌‌‍‍‌‌‍ ‍​‍‌‍‌‍‍‌‌‍‌​​ ‌​ ‌​​ ‌ ​ ‌ ‌‍​‌​ ​‌​ ‌‍​ ‌​​ ​ ​‍ ‌​ ‍‌​ ​‍‌‍​‍‌‍‌​​‍ ‌​ ‌​​ ‌‍​ ​​​ ​ ​‍ ‌‌‍​‍​ ‍​​ ​‌​ ‌‍​‍ ‌​ ​‌​ ​‌​ ‌‍‌‍‌​​ ‌‌‌‍‌‍‌‍​ ​ ​‍​ ​ ‌‍‌‍​ ‍​​ ‍‌​‍‌‍‌ ‌​‌ ‍‌‌ ​​‌‍‌‌​ ‌‌‍​‍‌ ‌‌‌‍‍‌‌‍ ​‌‍‌​​‍‌‍‌ ​​‌‍​‌‌ ‌​‌‍‍​​ ‌‌‍‍‌​ ​‌​ ‍​‌‍ ‍‌‌ ‌‍ ​‌‍ ‌‍ ‍‌‍‌ ‌‌ ‌‍‌​‌‍‌‌‌ ​ ‌‍​ ​‍‌‌​ ‌‌‌​​‍‌‌ ‌‍‍ ‌‍‌‌‌ ‍‌​‍‌‌​ ​ ‌​‌​​‍‌‌​ ​ ‌​‌​​‍‌‌​ ​‍​ ​‍‌‍ ‍‌‍ ​​‍‌‌​ ​‍​ ​‍​‍‌‌​ ‌‌‌​‌​​‍ ‍‌ ‌‍‌‍​‌‌‍ ​‌ ‌‌‌‍‌‌​‍‌‌​ ‌‌‌​​‍‌‌ ‌‍‍ ‌‍‌‌‌ ‍‌​‍‌‌​ ​ ‌​‌​​‍‌‌​ ​ ‌​‌​​‍‌‌​ ​‍​ ​‍​ ‌​​ ‌‌​ ‍‌‌‍​‌​ ​ ​ ​‌‌‍​‌‌‍​ ​ ​ ​ ‌‌‌‍‌‌​ ​‍​‍‌‌​ ​‍​ ​‍​‍‌‌​ ‌‌‌​‌​​‍ ‍‌‍​ ‌‍‍​‌‍‍‌‌‍ ​‌‍‌​‌ ​‍‌‍‌‌‌‍ ‍​‍‌‌​ ‌‌‌​​‍‌‌ ‌‍‍ ‌‍‌‌‌ ‍‌​‍‌‌​ ​ ‌​‌​​‍‌‌​ ​ ‌​‌​​‍‌‌​ ​‍​ ​‍‌‍​ ‌‍‌‍‌‍‌‌‌‍‌‌​ ‌​​ ‌​‌‍​ ​ ​​​ ​‍​ ‍​​ ‌‍​ ‌​​‍‌‌​ ​‍​ ​‍​‍‌‌​ ‌‌‌​‌​​‍ ‍‌ ‌​‌‍‌‌‌ ‍​‌ ‌​​‍‌‍‌ ​​‌‍‌‌‌ ​‍‌ ​ ‌ ​​‌‍‌‌‌‍​ ‌ ‌​‌‍‍‌‌ ‌‍‌‍‌‌​ ‌‌ ​​‌ ‌‌‌‍​‍‌‍ ​‌‍‍‌‌ ​ ‌‍‍​‌‍‌‌‌‍‌​​‍​‍‌ ‌
In 2025, the gaming landscape continues to evolve. Games
are getting bigger, more demanding, and more visually
stunning. Yet, with the ​​​​‌ ‍ ​‍​‍‌‍ ‌ ​‍‌‍‍‌‌‍‌ ‌‍‍‌‌‍ ‍​‍​‍​ ‍‍​‍​‍‌ ​ ‌‍​‌‌‍ ‍‌‍‍‌‌ ‌​‌ ‍‌​‍ ‍‌‍‍‌‌‍ ​‍​‍​‍ ​​‍​‍‌‍‍​‌ ​‍‌‍‌‌‌‍‌‍​‍​‍​ ‍‍​‍​‍​‍ ‌‍​‌‌‍‌​‌‍ ‌‌‍‍‌‌‍ ‍​‍ ‌‍‍‌‌‍ ‍‌ ‌​‌‍‌‌‌‍ ‍‌ ‌​​‍ ‌‍‌‌‌‍‌​‌‍‍‌‌ ‌​​‍ ‌‍ ‌‌‍ ‌‍‌​‌‍‌‌​ ‌‌ ​​‌ ​‍‌‍‌‌‌ ​ ‌‍‌‌‌‍ ‍‌ ‌​‌‍​‌‌ ‌​‌‍‍‌‌‍ ‌‍ ‍​ ‍ ‌‍‍‌‌‍‌​​ ‌​ ‌​​ ‌ ​ ‌ ‌‍​‌​ ​‌​ ‌‍​ ‌​​ ​ ​‍ ‌​ ‍‌​ ​‍‌‍​‍‌‍‌​​‍ ‌​ ‌​​ ‌‍​ ​​​ ​ ​‍ ‌‌‍​‍​ ‍​​ ​‌​ ‌‍​‍ ‌​ ​‌​ ​‌​ ‌‍‌‍‌​​ ‌‌‌‍‌‍‌‍​ ​ ​‍​ ​ ‌‍‌‍​ ‍​​ ‍‌​ ‍ ‌ ‌​‌ ‍‌‌ ​​‌‍‌‌​ ‌‌‍​‍‌ ‌‌‌‍‍‌‌‍ ​‌‍‌​​ ‍ ‌ ​​‌‍​‌‌ ‌​‌‍‍​​ ‌‌‍‍‌​ ​‌​ ‍​‌‍ ‍‌‌ ‌‍ ​‌‍ ‌‍ ‍‌‍‌ ‌‌ ‌‍‌​‌‍‌‌‌ ​ ‌‍​ ​‍‌‌​ ‌‌‌​​‍‌‌ ‌‍‍ ‌‍‌‌‌ ‍‌​‍‌‌​ ​ ‌​‌​​‍‌‌​ ​ ‌​‌​​‍‌‌​ ​‍​ ​‍‌‍ ‍‌‍ ​​‍‌‌​ ​‍​ ​‍​‍‌‌​ ‌‌‌​‌​​‍ ‍‌ ‌‍‌‍​‌‌‍ ​‌ ‌‌‌‍‌‌​‍‌‌​ ‌‌‌​​‍‌‌ ‌‍‍ ‌‍‌‌‌ ‍‌​‍‌‌​ ​ ‌​‌​​‍‌‌​ ​ ‌​‌​​‍‌‌​ ​‍​ ​‍​ ​​‌‍‌​​ ​ ‌‍​‌​ ‌ ​ ‌‍​ ​‍‌‍‌​​ ​‍​ ​‌‌‍‌‍​ ‌‍​‍‌‌​ ​‍​ ​‍​‍‌‌​ ‌‌‌​‌​​‍ ‍‌‍​ ‌‍‍​‌‍‍‌‌‍ ​‌‍‌​‌ ​‍‌‍‌‌‌‍ ‍​‍‌‌​ ‌‌‌​​‍‌‌ ‌‍‍ ‌‍‌‌‌ ‍‌​‍‌‌​ ​ ‌​‌​​‍‌‌​ ​ ‌​‌​​‍‌‌​ ​‍​ ​‍‌‍‌‍‌‍​ ​ ‌ ‌‍​ ‌‍‌‌‌‍​‍‌‍​‌​ ​‍​ ‌ ​ ​‌​ ​​‌‍​ ​‍‌‌​ ​‍​ ​‍​‍‌‌​ ‌‌‌​‌​​‍ ‍‌ ‌​‌‍‌‌‌ ‍​‌ ‌​​ ‌‍​‍‌‍​‌‌ ​ ‌‍‌‌‌‌‌‌‌ ​‍‌‍ ​​ ‌​‍‌‌​ ​‍‌​‌‍‌‍​‌‌‍‌​‌‍ ‌‌‍‍‌‌‍ ‍​‍‌‍‌‍‍‌‌‍‌​​ ‌​ ‌​​ ‌ ​ ‌ ‌‍​‌​ ​‌​ ‌‍​ ‌​​ ​ ​‍ ‌​ ‍‌​ ​‍‌‍​‍‌‍‌​​‍ ‌​ ‌​​ ‌‍​ ​​​ ​ ​‍ ‌‌‍​‍​ ‍​​ ​‌​ ‌‍​‍ ‌​ ​‌​ ​‌​ ‌‍‌‍‌​​ ‌‌‌‍‌‍‌‍​ ​ ​‍​ ​ ‌‍‌‍​ ‍​​ ‍‌​‍‌‍‌ ‌​‌ ‍‌‌ ​​‌‍‌‌​ ‌‌‍​‍‌ ‌‌‌‍‍‌‌‍ ​‌‍‌​​‍‌‍‌ ​​‌‍​‌‌ ‌​‌‍‍​​ ‌‌‍‍‌​ ​‌​ ‍​‌‍ ‍‌‌ ‌‍ ​‌‍ ‌‍ ‍‌‍‌ ‌‌ ‌‍‌​‌‍‌‌‌ ​ ‌‍​ ​‍‌‌​ ‌‌‌​​‍‌‌ ‌‍‍ ‌‍‌‌‌ ‍‌​‍‌‌​ ​ ‌​‌​​‍‌‌​ ​ ‌​‌​​‍‌‌​ ​‍​ ​‍‌‍ ‍‌‍ ​​‍‌‌​ ​‍​ ​‍​‍‌‌​ ‌‌‌​‌​​‍ ‍‌ ‌‍‌‍​‌‌‍ ​‌ ‌‌‌‍‌‌​‍‌‌​ ‌‌‌​​‍‌‌ ‌‍‍ ‌‍‌‌‌ ‍‌​‍‌‌​ ​ ‌​‌​​‍‌‌​ ​ ‌​‌​​‍‌‌​ ​‍​ ​‍​ ​​‌‍‌​​ ​ ‌‍​‌​ ‌ ​ ‌‍​ ​‍‌‍‌​​ ​‍​ ​‌‌‍‌‍​ ‌‍​‍‌‌​ ​‍​ ​‍​‍‌‌​ ‌‌‌​‌​​‍ ‍‌‍​ ‌‍‍​‌‍‍‌‌‍ ​‌‍‌​‌ ​‍‌‍‌‌‌‍ ‍​‍‌‌​ ‌‌‌​​‍‌‌ ‌‍‍ ‌‍‌‌‌ ‍‌​‍‌‌​ ​ ‌​‌​​‍‌‌​ ​ ‌​‌​​‍‌‌​ ​‍​ ​‍‌‍‌‍‌‍​ ​ ‌ ‌‍​ ‌‍‌‌‌‍​‍‌‍​‌​ ​‍​ ‌ ​ ​‌​ ​​‌‍​ ​‍‌‌​ ​‍​ ​‍​‍‌‌​ ‌‌‌​‌​​‍ ‍‌ ‌​‌‍‌‌‌ ‍​‌ ‌​​‍‌‍‌ ​​‌‍‌‌‌ ​‍‌ ​ ‌ ​​‌‍‌‌‌‍​ ‌ ‌​‌‍‍‌‌ ‌‍‌‍‌‌​ ‌‌ ​​‌ ‌‌‌‍​‍‌‍ ​‌‍‍‌‌ ​ ‌‍‍​‌‍‌‌‌‍‌​​‍​‍‌ ‌ Best €690 Gaming PC Build​​​​‌ ‍ ​‍​‍‌‍ ‌ ​‍‌‍‍‌‌‍‌ ‌‍‍‌‌‍ ‍​‍​‍​ ‍‍​‍​‍‌ ​ ‌‍​‌‌‍ ‍‌‍‍‌‌ ‌​‌ ‍‌​‍ ‍‌‍‍‌‌‍ ​‍​‍​‍ ​​‍​‍‌‍‍​‌ ​‍‌‍‌‌‌‍‌‍​‍​‍​ ‍‍​‍​‍​‍ ‌‍​‌‌‍‌​‌‍ ‌‌‍‍‌‌‍ ‍​‍ ‌‍‍‌‌‍ ‍‌ ‌​‌‍‌‌‌‍ ‍‌ ‌​​‍ ‌‍‌‌‌‍‌​‌‍‍‌‌ ‌​​‍ ‌‍ ‌‌‍ ‌‍‌​‌‍‌‌​ ‌‌ ​​‌ ​‍‌‍‌‌‌ ​ ‌‍‌‌‌‍ ‍‌ ‌​‌‍​‌‌ ‌​‌‍‍‌‌‍ ‌‍ ‍​ ‍ ‌‍‍‌‌‍‌​​ ‌​ ‌​​ ‌ ​ ‌ ‌‍​‌​ ​‌​ ‌‍​ ‌​​ ​ ​‍ ‌​ ‍‌​ ​‍‌‍​‍‌‍‌​​‍ ‌​ ‌​​ ‌‍​ ​​​ ​ ​‍ ‌‌‍​‍​ ‍​​ ​‌​ ‌‍​‍ ‌​ ​‌​ ​‌​ ‌‍‌‍‌​​ ‌‌‌‍‌‍‌‍​ ​ ​‍​ ​ ‌‍‌‍​ ‍​​ ‍‌​ ‍ ‌ ‌​‌ ‍‌‌ ​​‌‍‌‌​ ‌‌‍​‍‌ ‌‌‌‍‍‌‌‍ ​‌‍‌​​ ‍ ‌ ​​‌‍​‌‌ ‌​‌‍‍​​ ‌‌‍‍‌​ ​‌​ ‍​‌‍ ‍‌‌ ‌‍ ​‌‍ ‌‍ ‍‌‍‌ ‌‌ ‌‍‌​‌‍‌‌‌ ​ ‌‍​ ​‍‌‌​ ‌‌‌​​‍‌‌ ‌‍‍ ‌‍‌‌‌ ‍‌​‍‌‌​ ​ ‌​‌​​‍‌‌​ ​ ‌​‌​​‍‌‌​ ​‍​ ​‍‌‍ ‍‌‍ ​​‍‌‌​ ​‍​ ​‍​‍‌‌​ ‌‌‌​‌​​‍ ‍‌ ‌‍‌‍​‌‌‍ ​‌ ‌‌‌‍‌‌​‍‌‌​ ‌‌‌​​‍‌‌ ‌‍‍ ‌‍‌‌‌ ‍‌​‍‌‌​ ​ ‌​‌​​‍‌‌​ ​ ‌​‌​​‍‌‌​ ​‍​ ​‍​ ​​‌‍‌​​ ​ ‌‍​‌​ ‌ ​ ‌‍​ ​‍‌‍‌​​ ​‍​ ​‌‌‍‌‍​ ‌‍​‍‌‌​ ​‍​ ​‍​‍‌‌​ ‌‌‌​‌​​‍ ‍‌‍​ ‌‍‍​‌‍‍‌‌‍ ​‌‍‌​‌ ​‍‌‍‌‌‌‍ ‍​‍‌‌​ ‌‌‌​​‍‌‌ ‌‍‍ ‌‍‌‌‌ ‍‌​‍‌‌​ ​ ‌​‌​​‍‌‌​ ​ ‌​‌​​‍‌‌​ ​‍​ ​‍‌‍‌‌​ ‍​‌‍‌​‌‍‌‍‌‍​‍​ ‍‌​ ‍​​ ‌‍​ ​ ‌‍‌‍​ ‌ ​ ‌‍​‍‌‌​ ​‍​ ​‍​‍‌‌​ ‌‌‌​‌​​‍ ‍‌ ‌​‌‍‌‌‌ ‍​‌ ‌​​ ‌‍​‍‌‍​‌‌ ​ ‌‍‌‌‌‌‌‌‌ ​‍‌‍ ​​ ‌​‍‌‌​ ​‍‌​‌‍‌‍​‌‌‍‌​‌‍ ‌‌‍‍‌‌‍ ‍​‍‌‍‌‍‍‌‌‍‌​​ ‌​ ‌​​ ‌ ​ ‌ ‌‍​‌​ ​‌​ ‌‍​ ‌​​ ​ ​‍ ‌​ ‍‌​ ​‍‌‍​‍‌‍‌​​‍ ‌​ ‌​​ ‌‍​ ​​​ ​ ​‍ ‌‌‍​‍​ ‍​​ ​‌​ ‌‍​‍ ‌​ ​‌​ ​‌​ ‌‍‌‍‌​​ ‌‌‌‍‌‍‌‍​ ​ ​‍​ ​ ‌‍‌‍​ ‍​​ ‍‌​‍‌‍‌ ‌​‌ ‍‌‌ ​​‌‍‌‌​ ‌‌‍​‍‌ ‌‌‌‍‍‌‌‍ ​‌‍‌​​‍‌‍‌ ​​‌‍​‌‌ ‌​‌‍‍​​ ‌‌‍‍‌​ ​‌​ ‍​‌‍ ‍‌‌ ‌‍ ​‌‍ ‌‍ ‍‌‍‌ ‌‌ ‌‍‌​‌‍‌‌‌ ​ ‌‍​ ​‍‌‌​ ‌‌‌​​‍‌‌ ‌‍‍ ‌‍‌‌‌ ‍‌​‍‌‌​ ​ ‌​‌​​‍‌‌​ ​ ‌​‌​​‍‌‌​ ​‍​ ​‍‌‍ ‍‌‍ ​​‍‌‌​ ​‍​ ​‍​‍‌‌​ ‌‌‌​‌​​‍ ‍‌ ‌‍‌‍​‌‌‍ ​‌ ‌‌‌‍‌‌​‍‌‌​ ‌‌‌​​‍‌‌ ‌‍‍ ‌‍‌‌‌ ‍‌​‍‌‌​ ​ ‌​‌​​‍‌‌​ ​ ‌​‌​​‍‌‌​ ​‍​ ​‍​ ​​‌‍‌​​ ​ ‌‍​‌​ ‌ ​ ‌‍​ ​‍‌‍‌​​ ​‍​ ​‌‌‍‌‍​ ‌‍​‍‌‌​ ​‍​ ​‍​‍‌‌​ ‌‌‌​‌​​‍ ‍‌‍​ ‌‍‍​‌‍‍‌‌‍ ​‌‍‌​‌ ​‍‌‍‌‌‌‍ ‍​‍‌‌​ ‌‌‌​​‍‌‌ ‌‍‍ ‌‍‌‌‌ ‍‌​‍‌‌​ ​ ‌​‌​​‍‌‌​ ​ ‌​‌​​‍‌‌​ ​‍​ ​‍‌‍‌‌​ ‍​‌‍‌​‌‍‌‍‌‍​‍​ ‍‌​ ‍​​ ‌‍​ ​ ‌‍‌‍​ ‌ ​ ‌‍​‍‌‌​ ​‍​ ​‍​‍‌‌​ ‌‌‌​‌​​‍ ‍‌ ‌​‌‍‌‌‌ ‍​‌ ‌​​‍‌‍‌ ​​‌‍‌‌‌ ​‍‌ ​ ‌ ​​‌‍‌‌‌‍​ ‌ ‌​‌‍‍‌‌ ‌‍‌‍‌‌​ ‌‌ ​​‌ ‌‌‌‍​‍‌‍ ​‌‍‍‌‌ ​ ‌‍‍​‌‍‌‌‌‍‌​​‍​‍‌ ‌ , you’re
not left behind. This machine is ready to take on the latest
titles, compete in online arenas, and serve as your daily
driver for years to come. It’s built for today, but it’s also
prepared for tomorrow.​​​​‌ ‍ ​‍​‍‌‍ ‌ ​‍‌‍‍‌‌‍‌ ‌‍‍‌‌‍ ‍​‍​‍​ ‍‍​‍​‍‌ ​ ‌‍​‌‌‍ ‍‌‍‍‌‌ ‌​‌ ‍‌​‍ ‍‌‍‍‌‌‍ ​‍​‍​‍ ​​‍​‍‌‍‍​‌ ​‍‌‍‌‌‌‍‌‍​‍​‍​ ‍‍​‍​‍​‍ ‌‍​‌‌‍‌​‌‍ ‌‌‍‍‌‌‍ ‍​‍ ‌‍‍‌‌‍ ‍‌ ‌​‌‍‌‌‌‍ ‍‌ ‌​​‍ ‌‍‌‌‌‍‌​‌‍‍‌‌ ‌​​‍ ‌‍ ‌‌‍ ‌‍‌​‌‍‌‌​ ‌‌ ​​‌ ​‍‌‍‌‌‌ ​ ‌‍‌‌‌‍ ‍‌ ‌​‌‍​‌‌ ‌​‌‍‍‌‌‍ ‌‍ ‍​ ‍ ‌‍‍‌‌‍‌​​ ‌​ ‌​​ ‌ ​ ‌ ‌‍​‌​ ​‌​ ‌‍​ ‌​​ ​ ​‍ ‌​ ‍‌​ ​‍‌‍​‍‌‍‌​​‍ ‌​ ‌​​ ‌‍​ ​​​ ​ ​‍ ‌‌‍​‍​ ‍​​ ​‌​ ‌‍​‍ ‌​ ​‌​ ​‌​ ‌‍‌‍‌​​ ‌‌‌‍‌‍‌‍​ ​ ​‍​ ​ ‌‍‌‍​ ‍​​ ‍‌​ ‍ ‌ ‌​‌ ‍‌‌ ​​‌‍‌‌​ ‌‌‍​‍‌ ‌‌‌‍‍‌‌‍ ​‌‍‌​​ ‍ ‌ ​​‌‍​‌‌ ‌​‌‍‍​​ ‌‌‍‍‌​ ​‌​ ‍​‌‍ ‍‌‌ ‌‍ ​‌‍ ‌‍ ‍‌‍‌ ‌‌ ‌‍‌​‌‍‌‌‌ ​ ‌‍​ ​‍‌‌​ ‌‌‌​​‍‌‌ ‌‍‍ ‌‍‌‌‌ ‍‌​‍‌‌​ ​ ‌​‌​​‍‌‌​ ​ ‌​‌​​‍‌‌​ ​‍​ ​‍‌‍ ‍‌‍ ​​‍‌‌​ ​‍​ ​‍​‍‌‌​ ‌‌‌​‌​​‍ ‍‌ ‌‍‌‍​‌‌‍ ​‌ ‌‌‌‍‌‌​‍‌‌​ ‌‌‌​​‍‌‌ ‌‍‍ ‌‍‌‌‌ ‍‌​‍‌‌​ ​ ‌​‌​​‍‌‌​ ​ ‌​‌​​‍‌‌​ ​‍​ ​‍​ ​​‌‍‌​​ ​ ‌‍​‌​ ‌ ​ ‌‍​ ​‍‌‍‌​​ ​‍​ ​‌‌‍‌‍​ ‌‍​‍‌‌​ ​‍​ ​‍​‍‌‌​ ‌‌‌​‌​​‍ ‍‌‍​ ‌‍‍​‌‍‍‌‌‍ ​‌‍‌​‌ ​‍‌‍‌‌‌‍ ‍​‍‌‌​ ‌‌‌​​‍‌‌ ‌‍‍ ‌‍‌‌‌ ‍‌​‍‌‌​ ​ ‌​‌​​‍‌‌​ ​ ‌​‌​​‍‌‌​ ​‍​ ​‍​ ‌‍‌‍​‌‌‍​‌‌‍‌​​ ‌‍‌‍‌​‌‍​‌​ ‌​​ ‌​​ ‌​​ ‍‌​ ‌​​‍‌‌​ ​‍​ ​‍​‍‌‌​ ‌‌‌​‌​​‍ ‍‌ ‌​‌‍‌‌‌ ‍​‌ ‌​​ ‌‍​‍‌‍​‌‌ ​ ‌‍‌‌‌‌‌‌‌ ​‍‌‍ ​​ ‌​‍‌‌​ ​‍‌​‌‍‌‍​‌‌‍‌​‌‍ ‌‌‍‍‌‌‍ ‍​‍‌‍‌‍‍‌‌‍‌​​ ‌​ ‌​​ ‌ ​ ‌ ‌‍​‌​ ​‌​ ‌‍​ ‌​​ ​ ​‍ ‌​ ‍‌​ ​‍‌‍​‍‌‍‌​​‍ ‌​ ‌​​ ‌‍​ ​​​ ​ ​‍ ‌‌‍​‍​ ‍​​ ​‌​ ‌‍​‍ ‌​ ​‌​ ​‌​ ‌‍‌‍‌​​ ‌‌‌‍‌‍‌‍​ ​ ​‍​ ​ ‌‍‌‍​ ‍​​ ‍‌​‍‌‍‌ ‌​‌ ‍‌‌ ​​‌‍‌‌​ ‌‌‍​‍‌ ‌‌‌‍‍‌‌‍ ​‌‍‌​​‍‌‍‌ ​​‌‍​‌‌ ‌​‌‍‍​​ ‌‌‍‍‌​ ​‌​ ‍​‌‍ ‍‌‌ ‌‍ ​‌‍ ‌‍ ‍‌‍‌ ‌‌ ‌‍‌​‌‍‌‌‌ ​ ‌‍​ ​‍‌‌​ ‌‌‌​​‍‌‌ ‌‍‍ ‌‍‌‌‌ ‍‌​‍‌‌​ ​ ‌​‌​​‍‌‌​ ​ ‌​‌​​‍‌‌​ ​‍​ ​‍‌‍ ‍‌‍ ​​‍‌‌​ ​‍​ ​‍​‍‌‌​ ‌‌‌​‌​​‍ ‍‌ ‌‍‌‍​‌‌‍ ​‌ ‌‌‌‍‌‌​‍‌‌​ ‌‌‌​​‍‌‌ ‌‍‍ ‌‍‌‌‌ ‍‌​‍‌‌​ ​ ‌​‌​​‍‌‌​ ​ ‌​‌​​‍‌‌​ ​‍​ ​‍​ ​​‌‍‌​​ ​ ‌‍​‌​ ‌ ​ ‌‍​ ​‍‌‍‌​​ ​‍​ ​‌‌‍‌‍​ ‌‍​‍‌‌​ ​‍​ ​‍​‍‌‌​ ‌‌‌​‌​​‍ ‍‌‍​ ‌‍‍​‌‍‍‌‌‍ ​‌‍‌​‌ ​‍‌‍‌‌‌‍ ‍​‍‌‌​ ‌‌‌​​‍‌‌ ‌‍‍ ‌‍‌‌‌ ‍‌​‍‌‌​ ​ ‌​‌​​‍‌‌​ ​ ‌​‌​​‍‌‌​ ​‍​ ​‍​ ‌‍‌‍​‌‌‍​‌‌‍‌​​ ‌‍‌‍‌​‌‍​‌​ ‌​​ ‌​​ ‌​​ ‍‌​ ‌​​‍‌‌​ ​‍​ ​‍​‍‌‌​ ‌‌‌​‌​​‍ ‍‌ ‌​‌‍‌‌‌ ‍​‌ ‌​​‍‌‍‌ ​​‌‍‌‌‌ ​‍‌ ​ ‌ ​​‌‍‌‌‌‍​ ‌ ‌​‌‍‍‌‌ ‌‍‌‍‌‌​ ‌‌ ​​‌ ‌‌‌‍​‍‌‍ ​‌‍‍‌‌ ​ ‌‍‍​‌‍‌‌‌‍‌​​‍​‍‌ ‌